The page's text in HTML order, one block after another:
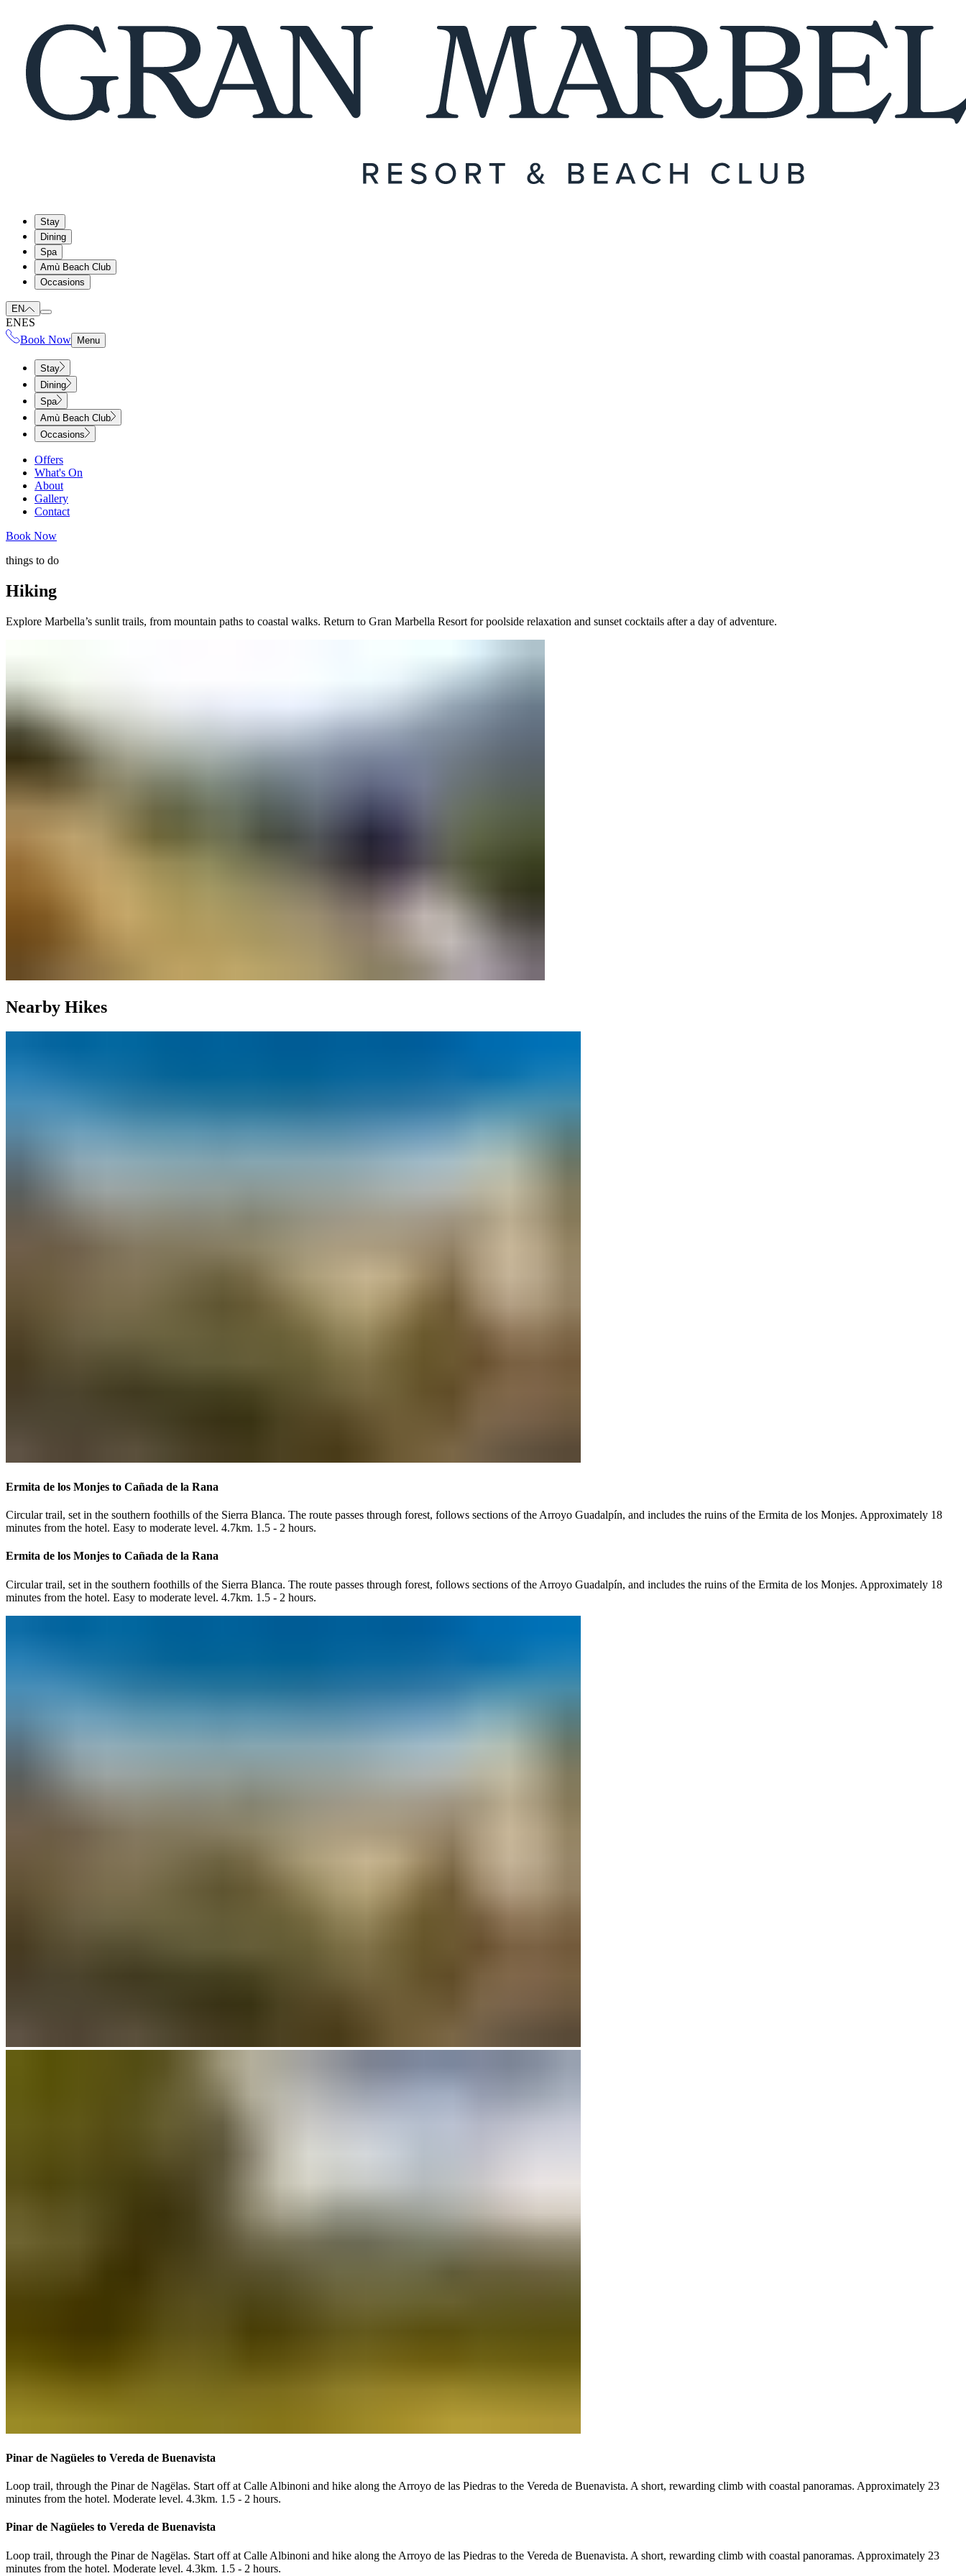
Stay
Dining
Spa
Amù Beach Club
Occasions
EN
ENES
Book Now
Menu
Stay
Dining
Spa
Amù Beach Club
Occasions
Offers
What's On
About
Gallery
Contact
Book Now
things to do​​​​‌ ‍ ​‍​‍‌‍ ‌ ​‍‌‍‍‌‌‍‌ ‌‍‍‌‌‍ ‍​‍​‍​ ‍‍​‍​‍‌ ​ ‌‍​‌‌‍ ‍‌‍‍‌‌ ‌​‌ ‍‌​‍ ‍‌‍‍‌‌‍ ​‍​‍​‍ ​​‍​‍‌‍‍​‌ ​‍‌‍‌‌‌‍‌‍​‍​‍​ ‍‍​‍​‍‌‍‍​‌ ‌​‌ ‌​‌ ​​‌ ​ ​ ‍‍​‍ ​‍ ‌‍ ​​‍ ‌‌‍​‌‌‍ ‍‌‍‌​​‍ ‌‌ ​‍​‍ ‌‌‍‍​‌‍ ‌ ‌​‌‍‌‌‌‍ ​‌ ​ ​‍ ‌‌ ​ ‌ ‌​‌ ‌‌‌‍‌​‌‍‍‌‌‍ ​‍ ‍‌ ‌‍‌‍‌‌‌ ​‍‌‍​ ‌‍‌‌‌‍ ​​‍ ‍‌‍​‌‌ ​​‌ ​​​‍ ‌‍‍‌‌‍ ‍‌ ‌​‌‍‌‌‌‍ ‍‌ ‌​​‍ ‌‍‌‌‌‍‌​‌‍‍‌‌ ‌​​‍ ‌‍ ‌‌‍ ‌‍‌​‌‍‌‌​ ‌‌ ​​‌ ​‍‌‍‌‌‌ ​ ‌‍‌‌‌‍ ‍‌ ‌​‌‍​‌‌ ‌​‌‍‍‌‌‍ ‌‍ ‍​ ‍ ‌‍‍‌‌‍‌​​ ‌​ ​ ​ ‍‌‌‍‌‌​ ‌​​ ‌‍​ ‌‍​ ‍​​ ‌‌​‍ ‌​ ​‌​ ​‍‌‍​‍‌‍​ ​‍ ‌​ ‌​​ ​ ‌‍‌​​ ​‌​‍ ‌‌‍​‍​ ‌‌‌‍​ ‌‍‌‌​‍ ‌​ ​ ​ ‌‍‌‍​ ‌‍‌​‌‍‌‌​ ‌‍‌‍‌​​ ‌ ‌‍​‌​ ​‌​ ​‍​ ​ ​ ‍ ‌ ‌​‌ ‍‌‌ ​​‌‍‌‌​ ‌‌‍‍​‌‍ ‌ ‌​‌‍‌‌‌‍ ​‌‌​ ‌‍‍‌‌ ‌​‌‍‌‌‌‌​​‌‍​‌‌‍‌ ‌‍‌‌​ ‍ ‌ ​​‌‍​‌‌ ‌​‌‍‍​​ ‌‌ ​​‌‍​‌‌‍‌ ‌‍‌‌‌​​‍‌ ‌‌‌‍‍‌‌‍ ​‌‍‌​‌‍‌‌‌ ​‍​‍‌‌​ ‌‌‌​​‍‌‌ ‌‍‍ ‌‍‌‌‌ ‍‌​‍‌‌​ ​ ‌​‌​​‍‌‌​ ​ ‌​‌​​‍‌‌​ ​‍​ ​‍‌‍‌‌‌‍‌‍​ ‍‌​ ‍​‌‍‌‍‌‍‌‍​ ‌ ​ ‌‍​ ‍​‌‍‌‍‌‍​‌‌‍‌‍​‍‌‌​ ​‍​ ​‍​‍‌‌​ ‌‌‌​‌​​‍ ‍‌ ​ ‌ ‌‌‌‍​‍‌‍‍​‌‍‌‌‌‍​‌‌‍‌​‌‍‍‌‌‍ ‍‌‍‌ ​ ‌‍​‍‌‍​‌‌ ​ ‌‍‌‌‌‌‌‌‌ ​‍‌‍ ​​ ‌‌‍‍​‌ ‌​‌ ‌​‌ ​​‌ ​ ​‍‌‌​ ​ ‌​​‌​‍‌‌​ ​‍‌​‌‍​‍‌‌​ ​‍‌​‌‍‌‍ ​​‍ ‌‌‍​‌‌‍ ‍‌‍‌​​‍ ‌‌ ​‍​‍ ‌‌‍‍​‌‍ ‌ ‌​‌‍‌‌‌‍ ​‌ ​ ​‍ ‌‌ ​ ‌ ‌​‌ ‌‌‌‍‌​‌‍‍‌‌‍ ​‍ ‍‌ ‌‍‌‍‌‌‌ ​‍‌‍​ ‌‍‌‌‌‍ ​​‍ ‍‌‍​‌‌ ​​‌ ​​​‍‌‍‌‍‍‌‌‍‌​​ ‌​ ​ ​ ‍‌‌‍‌‌​ ‌​​ ‌‍​ ‌‍​ ‍​​ ‌‌​‍ ‌​ ​‌​ ​‍‌‍​‍‌‍​ ​‍ ‌​ ‌​​ ​ ‌‍‌​​ ​‌​‍ ‌‌‍​‍​ ‌‌‌‍​ ‌‍‌‌​‍ ‌​ ​ ​ ‌‍‌‍​ ‌‍‌​‌‍‌‌​ ‌‍‌‍‌​​ ‌ ‌‍​‌​ ​‌​ ​‍​ ​ ​‍‌‍‌ ‌​‌ ‍‌‌ ​​‌‍‌‌​ ‌‌‍‍​‌‍ ‌ ‌​‌‍‌‌‌‍ ​‌‌​ ‌‍‍‌‌ ‌​‌‍‌‌‌‌​​‌‍​‌‌‍‌ ‌‍‌‌​‍‌‍‌ ​​‌‍​‌‌ ‌​‌‍‍​​ ‌‌ ​​‌‍​‌‌‍‌ ‌‍‌‌‌​​‍‌ ‌‌‌‍‍‌‌‍ ​‌‍‌​‌‍‌‌‌ ​‍​‍‌‌​ ‌‌‌​​‍‌‌ ‌‍‍ ‌‍‌‌‌ ‍‌​‍‌‌​ ​ ‌​‌​​‍‌‌​ ​ ‌​‌​​‍‌‌​ ​‍​ ​‍‌‍‌‌‌‍‌‍​ ‍‌​ ‍​‌‍‌‍‌‍‌‍​ ‌ ​ ‌‍​ ‍​‌‍‌‍‌‍​‌‌‍‌‍​‍‌‌​ ​‍​ ​‍​‍‌‌​ ‌‌‌​‌​​‍ ‍‌ ​ ‌ ‌‌‌‍​‍‌‍‍​‌‍‌‌‌‍​‌‌‍‌​‌‍‍‌‌‍ ‍‌‍‌ ​‍‌‍‌ ​​‌‍‌‌‌ ​‍‌ ​ ‌ ​​‌‍‌‌‌‍​ ‌ ‌​‌‍‍‌‌ ‌‍‌‍‌‌​ ‌‌ ​​‌ ‌‌‌‍​‍‌‍ ​‌‍‍‌‌ ​ ‌‍‍​‌‍‌‌‌‍‌​​‍​‍‌ ‌
Hiking​​​​‌ ‍ ​‍​‍‌‍ ‌ ​‍‌‍‍‌‌‍‌ ‌‍‍‌‌‍ ‍​‍​‍​ ‍‍​‍​‍‌ ​ ‌‍​‌‌‍ ‍‌‍‍‌‌ ‌​‌ ‍‌​‍ ‍‌‍‍‌‌‍ ​‍​‍​‍ ​​‍​‍‌‍‍​‌ ​‍‌‍‌‌‌‍‌‍​‍​‍​ ‍‍​‍​‍‌‍‍​‌ ‌​‌ ‌​‌ ​​‌ ​ ​ ‍‍​‍ ​‍ ‌‍ ​​‍ ‌‌‍​‌‌‍ ‍‌‍‌​​‍ ‌‌ ​‍​‍ ‌‌‍‍​‌‍ ‌ ‌​‌‍‌‌‌‍ ​‌ ​ ​‍ ‌‌ ​ ‌ ‌​‌ ‌‌‌‍‌​‌‍‍‌‌‍ ​‍ ‍‌ ‌‍‌‍‌‌‌ ​‍‌‍​ ‌‍‌‌‌‍ ​​‍ ‍‌‍​‌‌ ​​‌ ​​​‍ ‌‍‍‌‌‍ ‍‌ ‌​‌‍‌‌‌‍ ‍‌ ‌​​‍ ‌‍‌‌‌‍‌​‌‍‍‌‌ ‌​​‍ ‌‍ ‌‌‍ ‌‍‌​‌‍‌‌​ ‌‌ ​​‌ ​‍‌‍‌‌‌ ​ ‌‍‌‌‌‍ ‍‌ ‌​‌‍​‌‌ ‌​‌‍‍‌‌‍ ‌‍ ‍​ ‍ ‌‍‍‌‌‍‌​​ ‌​ ​ ​ ‍‌‌‍‌‌​ ‌​​ ‌‍​ ‌‍​ ‍​​ ‌‌​‍ ‌​ ​‌​ ​‍‌‍​‍‌‍​ ​‍ ‌​ ‌​​ ​ ‌‍‌​​ ​‌​‍ ‌‌‍​‍​ ‌‌‌‍​ ‌‍‌‌​‍ ‌​ ​ ​ ‌‍‌‍​ ‌‍‌​‌‍‌‌​ ‌‍‌‍‌​​ ‌ ‌‍​‌​ ​‌​ ​‍​ ​ ​ ‍ ‌ ‌​‌ ‍‌‌ ​​‌‍‌‌​ ‌‌‍‍​‌‍ ‌ ‌​‌‍‌‌‌‍ ​‌‌​ ‌‍‍‌‌ ‌​‌‍‌‌‌‌​​‌‍​‌‌‍‌ ‌‍‌‌​ ‍ ‌ ​​‌‍​‌‌ ‌​‌‍‍​​ ‌‌ ​​‌‍​‌‌‍‌ ‌‍‌‌‌​​‍‌ ‌‌‌‍‍‌‌‍ ​‌‍‌​‌‍‌‌‌ ​‍​‍‌‌​ ‌‌‌​​‍‌‌ ‌‍‍ ‌‍‌‌‌ ‍‌​‍‌‌​ ​ ‌​‌​​‍‌‌​ ​ ‌​‌​​‍‌‌​ ​‍​ ​‍‌‍‌‌‌‍‌‍​ ‍‌​ ‍​‌‍‌‍‌‍‌‍​ ‌ ​ ‌‍​ ‍​‌‍‌‍‌‍​‌‌‍‌‍​‍‌‌​ ​‍​ ​‍​‍‌‌​ ‌‌‌​‌​​‍ ‍‌‍‍​‌‍‌‌‌‍​‌‌‍‌​‌‍‍‌‌‍ ‍‌‍‌ ​ ‌‍​‍‌‍​‌‌ ​ ‌‍‌‌‌‌‌‌‌ ​‍‌‍ ​​ ‌‌‍‍​‌ ‌​‌ ‌​‌ ​​‌ ​ ​‍‌‌​ ​ ‌​​‌​‍‌‌​ ​‍‌​‌‍​‍‌‌​ ​‍‌​‌‍‌‍ ​​‍ ‌‌‍​‌‌‍ ‍‌‍‌​​‍ ‌‌ ​‍​‍ ‌‌‍‍​‌‍ ‌ ‌​‌‍‌‌‌‍ ​‌ ​ ​‍ ‌‌ ​ ‌ ‌​‌ ‌‌‌‍‌​‌‍‍‌‌‍ ​‍ ‍‌ ‌‍‌‍‌‌‌ ​‍‌‍​ ‌‍‌‌‌‍ ​​‍ ‍‌‍​‌‌ ​​‌ ​​​‍‌‍‌‍‍‌‌‍‌​​ ‌​ ​ ​ ‍‌‌‍‌‌​ ‌​​ ‌‍​ ‌‍​ ‍​​ ‌‌​‍ ‌​ ​‌​ ​‍‌‍​‍‌‍​ ​‍ ‌​ ‌​​ ​ ‌‍‌​​ ​‌​‍ ‌‌‍​‍​ ‌‌‌‍​ ‌‍‌‌​‍ ‌​ ​ ​ ‌‍‌‍​ ‌‍‌​‌‍‌‌​ ‌‍‌‍‌​​ ‌ ‌‍​‌​ ​‌​ ​‍​ ​ ​‍‌‍‌ ‌​‌ ‍‌‌ ​​‌‍‌‌​ ‌‌‍‍​‌‍ ‌ ‌​‌‍‌‌‌‍ ​‌‌​ ‌‍‍‌‌ ‌​‌‍‌‌‌‌​​‌‍​‌‌‍‌ ‌‍‌‌​‍‌‍‌ ​​‌‍​‌‌ ‌​‌‍‍​​ ‌‌ ​​‌‍​‌‌‍‌ ‌‍‌‌‌​​‍‌ ‌‌‌‍‍‌‌‍ ​‌‍‌​‌‍‌‌‌ ​‍​‍‌‌​ ‌‌‌​​‍‌‌ ‌‍‍ ‌‍‌‌‌ ‍‌​‍‌‌​ ​ ‌​‌​​‍‌‌​ ​ ‌​‌​​‍‌‌​ ​‍​ ​‍‌‍‌‌‌‍‌‍​ ‍‌​ ‍​‌‍‌‍‌‍‌‍​ ‌ ​ ‌‍​ ‍​‌‍‌‍‌‍​‌‌‍‌‍​‍‌‌​ ​‍​ ​‍​‍‌‌​ ‌‌‌​‌​​‍ ‍‌‍‍​‌‍‌‌‌‍​‌‌‍‌​‌‍‍‌‌‍ ‍‌‍‌ ​‍‌‍‌ ​​‌‍‌‌‌ ​‍‌ ​ ‌ ​​‌‍‌‌‌‍​ ‌ ‌​‌‍‍‌‌ ‌‍‌‍‌‌​ ‌‌ ​​‌ ‌‌‌‍​‍‌‍ ​‌‍‍‌‌ ​ ‌‍‍​‌‍‌‌‌‍‌​​‍​‍‌ ‌
Explore Marbella’s sunlit trails, from mountain paths to coastal walks. Return to Gran Marbella Resort for poolside relaxation and sunset cocktails after a day of adventure.​​​​‌ ‍ ​‍​‍‌‍ ‌ ​‍‌‍‍‌‌‍‌ ‌‍‍‌‌‍ ‍​‍​‍​ ‍‍​‍​‍‌ ​ ‌‍​‌‌‍ ‍‌‍‍‌‌ ‌​‌ ‍‌​‍ ‍‌‍‍‌‌‍ ​‍​‍​‍ ​​‍​‍‌‍‍​‌ ​‍‌‍‌‌‌‍‌‍​‍​‍​ ‍‍​‍​‍‌‍‍​‌ ‌​‌ ‌​‌ ​​‌ ​ ​ ‍‍​‍ ​‍ ‌‍ ​​‍ ‌‌‍​‌‌‍ ‍‌‍‌​​‍ ‌‌ ​‍​‍ ‌‌‍‍​‌‍ ‌ ‌​‌‍‌‌‌‍ ​‌ ​ ​‍ ‌‌ ​ ‌ ‌​‌ ‌‌‌‍‌​‌‍‍‌‌‍ ​‍ ‍‌ ‌‍‌‍‌‌‌ ​‍‌‍​ ‌‍‌‌‌‍ ​​‍ ‍‌‍​‌‌ ​​‌ ​​​‍ ‌‍‍‌‌‍ ‍‌ ‌​‌‍‌‌‌‍ ‍‌ ‌​​‍ ‌‍‌‌‌‍‌​‌‍‍‌‌ ‌​​‍ ‌‍ ‌‌‍ ‌‍‌​‌‍‌‌​ ‌‌ ​​‌ ​‍‌‍‌‌‌ ​ ‌‍‌‌‌‍ ‍‌ ‌​‌‍​‌‌ ‌​‌‍‍‌‌‍ ‌‍ ‍​ ‍ ‌‍‍‌‌‍‌​​ ‌​ ​ ​ ‍‌‌‍‌‌​ ‌​​ ‌‍​ ‌‍​ ‍​​ ‌‌​‍ ‌​ ​‌​ ​‍‌‍​‍‌‍​ ​‍ ‌​ ‌​​ ​ ‌‍‌​​ ​‌​‍ ‌‌‍​‍​ ‌‌‌‍​ ‌‍‌‌​‍ ‌​ ​ ​ ‌‍‌‍​ ‌‍‌​‌‍‌‌​ ‌‍‌‍‌​​ ‌ ‌‍​‌​ ​‌​ ​‍​ ​ ​ ‍ ‌ ‌​‌ ‍‌‌ ​​‌‍‌‌​ ‌‌‍‍​‌‍ ‌ ‌​‌‍‌‌‌‍ ​‌‌​ ‌‍‍‌‌ ‌​‌‍‌‌‌‌​​‌‍​‌‌‍‌ ‌‍‌‌​ ‍ ‌ ​​‌‍​‌‌ ‌​‌‍‍​​ ‌‌ ​​‌‍​‌‌‍‌ ‌‍‌‌‌​​‍‌ ‌‌‌‍‍‌‌‍ ​‌‍‌​‌‍‌‌‌ ​‍​‍‌‌​ ‌‌‌​​‍‌‌ ‌‍‍ ‌‍‌‌‌ ‍‌​‍‌‌​ ​ ‌​‌​​‍‌‌​ ​ ‌​‌​​‍‌‌​ ​‍​ ​‍‌‍‌‌‌‍‌‍​ ‍‌​ ‍​‌‍‌‍‌‍‌‍​ ‌ ​ ‌‍​ ‍​‌‍‌‍‌‍​‌‌‍‌‍​‍‌‌​ ​‍​ ​‍​‍‌‌​ ‌‌‌​‌​​‍ ‍‌‍​‍‌‍ ‌‍‌​‌ ‍‌​ ‌‍​‍‌‍​‌‌ ​ ‌‍‌‌‌‌‌‌‌ ​‍‌‍ ​​ ‌‌‍‍​‌ ‌​‌ ‌​‌ ​​‌ ​ ​‍‌‌​ ​ ‌​​‌​‍‌‌​ ​‍‌​‌‍​‍‌‌​ ​‍‌​‌‍‌‍ ​​‍ ‌‌‍​‌‌‍ ‍‌‍‌​​‍ ‌‌ ​‍​‍ ‌‌‍‍​‌‍ ‌ ‌​‌‍‌‌‌‍ ​‌ ​ ​‍ ‌‌ ​ ‌ ‌​‌ ‌‌‌‍‌​‌‍‍‌‌‍ ​‍ ‍‌ ‌‍‌‍‌‌‌ ​‍‌‍​ ‌‍‌‌‌‍ ​​‍ ‍‌‍​‌‌ ​​‌ ​​​‍‌‍‌‍‍‌‌‍‌​​ ‌​ ​ ​ ‍‌‌‍‌‌​ ‌​​ ‌‍​ ‌‍​ ‍​​ ‌‌​‍ ‌​ ​‌​ ​‍‌‍​‍‌‍​ ​‍ ‌​ ‌​​ ​ ‌‍‌​​ ​‌​‍ ‌‌‍​‍​ ‌‌‌‍​ ‌‍‌‌​‍ ‌​ ​ ​ ‌‍‌‍​ ‌‍‌​‌‍‌‌​ ‌‍‌‍‌​​ ‌ ‌‍​‌​ ​‌​ ​‍​ ​ ​‍‌‍‌ ‌​‌ ‍‌‌ ​​‌‍‌‌​ ‌‌‍‍​‌‍ ‌ ‌​‌‍‌‌‌‍ ​‌‌​ ‌‍‍‌‌ ‌​‌‍‌‌‌‌​​‌‍​‌‌‍‌ ‌‍‌‌​‍‌‍‌ ​​‌‍​‌‌ ‌​‌‍‍​​ ‌‌ ​​‌‍​‌‌‍‌ ‌‍‌‌‌​​‍‌ ‌‌‌‍‍‌‌‍ ​‌‍‌​‌‍‌‌‌ ​‍​‍‌‌​ ‌‌‌​​‍‌‌ ‌‍‍ ‌‍‌‌‌ ‍‌​‍‌‌​ ​ ‌​‌​​‍‌‌​ ​ ‌​‌​​‍‌‌​ ​‍​ ​‍‌‍‌‌‌‍‌‍​ ‍‌​ ‍​‌‍‌‍‌‍‌‍​ ‌ ​ ‌‍​ ‍​‌‍‌‍‌‍​‌‌‍‌‍​‍‌‌​ ​‍​ ​‍​‍‌‌​ ‌‌‌​‌​​‍ ‍‌‍​‍‌‍ ‌‍‌​‌ ‍‌​‍‌‍‌ ​​‌‍‌‌‌ ​‍‌ ​ ‌ ​​‌‍‌‌‌‍​ ‌ ‌​‌‍‍‌‌ ‌‍‌‍‌‌​ ‌‌ ​​‌ ‌‌‌‍​‍‌‍ ​‌‍‍‌‌ ​ ‌‍‍​‌‍‌‌‌‍‌​​‍​‍‌ ‌
Nearby Hikes​​​​‌ ‍ ​‍​‍‌‍ ‌ ​‍‌‍‍‌‌‍‌ ‌‍‍‌‌‍ ‍​‍​‍​ ‍‍​‍​‍‌ ​ ‌‍​‌‌‍ ‍‌‍‍‌‌ ‌​‌ ‍‌​‍ ‍‌‍‍‌‌‍ ​‍​‍​‍ ​​‍​‍‌‍‍​‌ ​‍‌‍‌‌‌‍‌‍​‍​‍​ ‍‍​‍​‍‌‍‍​‌ ‌​‌ ‌​‌ ​​‌ ​ ​ ‍‍​‍ ​‍ ‌‍ ​​‍ ‌‌‍​‌‌‍ ‍‌‍‌​​‍ ‌‌ ​‍​‍ ‌‌‍‍​‌‍ ‌ ‌​‌‍‌‌‌‍ ​‌ ​ ​‍ ‌‌ ​ ‌ ‌​‌ ‌‌‌‍‌​‌‍‍‌‌‍ ​‍ ‍‌ ‌‍‌‍‌‌‌ ​‍‌‍​ ‌‍‌‌‌‍ ​​‍ ‍‌‍​‌‌ ​​‌ ​​​‍ ‌‍‍‌‌‍ ‍‌ ‌​‌‍‌‌‌‍ ‍‌ ‌​​‍ ‌‍‌‌‌‍‌​‌‍‍‌‌ ‌​​‍ ‌‍ ‌‌‍ ‌‍‌​‌‍‌‌​ ‌‌ ​​‌ ​‍‌‍‌‌‌ ​ ‌‍‌‌‌‍ ‍‌ ‌​‌‍​‌‌ ‌​‌‍‍‌‌‍ ‌‍ ‍​ ‍ ‌‍‍‌‌‍‌​​ ‌​ ​ ​ ‍‌‌‍‌‌​ ‌​​ ‌‍​ ‌‍​ ‍​​ ‌‌​‍ ‌​ ​‌​ ​‍‌‍​‍‌‍​ ​‍ ‌​ ‌​​ ​ ‌‍‌​​ ​‌​‍ ‌‌‍​‍​ ‌‌‌‍​ ‌‍‌‌​‍ ‌​ ​ ​ ‌‍‌‍​ ‌‍‌​‌‍‌‌​ ‌‍‌‍‌​​ ‌ ‌‍​‌​ ​‌​ ​‍​ ​ ​ ‍ ‌ ‌​‌ ‍‌‌ ​​‌‍‌‌​ ‌‌‍‍​‌‍ ‌ ‌​‌‍‌‌‌‍ ​‌‌​ ‌‍‍‌‌ ‌​‌‍‌‌‌‌​​‌‍​‌‌‍‌ ‌‍‌‌​ ‍ ‌ ​​‌‍​‌‌ ‌​‌‍‍​​ ‌‌ ​​‌‍​‌‌‍‌ ‌‍‌‌‌​​‍‌ ‌‌‌‍‍‌‌‍ ​‌‍‌​‌‍‌‌‌ ​‍​‍‌‌​ ‌‌‌​​‍‌‌ ‌‍‍ ‌‍‌‌‌ ‍‌​‍‌‌​ ​ ‌​‌​​‍‌‌​ ​ ‌​‌​​‍‌‌​ ​‍​ ​‍‌‍‌‌​ ​‍​ ‌‌​ ​‌​ ‌‌​ ‌ ‌‍‌‌​ ​ ‌‍‌‍​ ​ ​ ‌‌​ ‌‍​‍‌‌​ ​‍​ ​‍​‍‌‌​ ‌‌‌​‌​​‍ ‍‌‍‍​‌‍‌‌‌‍​‌‌‍‌​‌‍‍‌‌‍ ‍‌‍‌ ​ ‌‍​‍‌‍​‌‌ ​ ‌‍‌‌‌‌‌‌‌ ​‍‌‍ ​​ ‌‌‍‍​‌ ‌​‌ ‌​‌ ​​‌ ​ ​‍‌‌​ ​ ‌​​‌​‍‌‌​ ​‍‌​‌‍​‍‌‌​ ​‍‌​‌‍‌‍ ​​‍ ‌‌‍​‌‌‍ ‍‌‍‌​​‍ ‌‌ ​‍​‍ ‌‌‍‍​‌‍ ‌ ‌​‌‍‌‌‌‍ ​‌ ​ ​‍ ‌‌ ​ ‌ ‌​‌ ‌‌‌‍‌​‌‍‍‌‌‍ ​‍ ‍‌ ‌‍‌‍‌‌‌ ​‍‌‍​ ‌‍‌‌‌‍ ​​‍ ‍‌‍​‌‌ ​​‌ ​​​‍‌‍‌‍‍‌‌‍‌​​ ‌​ ​ ​ ‍‌‌‍‌‌​ ‌​​ ‌‍​ ‌‍​ ‍​​ ‌‌​‍ ‌​ ​‌​ ​‍‌‍​‍‌‍​ ​‍ ‌​ ‌​​ ​ ‌‍‌​​ ​‌​‍ ‌‌‍​‍​ ‌‌‌‍​ ‌‍‌‌​‍ ‌​ ​ ​ ‌‍‌‍​ ‌‍‌​‌‍‌‌​ ‌‍‌‍‌​​ ‌ ‌‍​‌​ ​‌​ ​‍​ ​ ​‍‌‍‌ ‌​‌ ‍‌‌ ​​‌‍‌‌​ ‌‌‍‍​‌‍ ‌ ‌​‌‍‌‌‌‍ ​‌‌​ ‌‍‍‌‌ ‌​‌‍‌‌‌‌​​‌‍​‌‌‍‌ ‌‍‌‌​‍‌‍‌ ​​‌‍​‌‌ ‌​‌‍‍​​ ‌‌ ​​‌‍​‌‌‍‌ ‌‍‌‌‌​​‍‌ ‌‌‌‍‍‌‌‍ ​‌‍‌​‌‍‌‌‌ ​‍​‍‌‌​ ‌‌‌​​‍‌‌ ‌‍‍ ‌‍‌‌‌ ‍‌​‍‌‌​ ​ ‌​‌​​‍‌‌​ ​ ‌​‌​​‍‌‌​ ​‍​ ​‍‌‍‌‌​ ​‍​ ‌‌​ ​‌​ ‌‌​ ‌ ‌‍‌‌​ ​ ‌‍‌‍​ ​ ​ ‌‌​ ‌‍​‍‌‌​ ​‍​ ​‍​‍‌‌​ ‌‌‌​‌​​‍ ‍‌‍‍​‌‍‌‌‌‍​‌‌‍‌​‌‍‍‌‌‍ ‍‌‍‌ ​‍‌‍‌ ​​‌‍‌‌‌ ​‍‌ ​ ‌ ​​‌‍‌‌‌‍​ ‌ ‌​‌‍‍‌‌ ‌‍‌‍‌‌​ ‌‌ ​​‌ ‌‌‌‍​‍‌‍ ​‌‍‍‌‌ ​ ‌‍‍​‌‍‌‌‌‍‌​​‍​‍‌ ‌
Ermita de los Monjes to Cañada de la Rana​​​​‌ ‍ ​‍​‍‌‍ ‌ ​‍‌‍‍‌‌‍‌ ‌‍‍‌‌‍ ‍​‍​‍​ ‍‍​‍​‍‌ ​ ‌‍​‌‌‍ ‍‌‍‍‌‌ ‌​‌ ‍‌​‍ ‍‌‍‍‌‌‍ ​‍​‍​‍ ​​‍​‍‌‍‍​‌ ​‍‌‍‌‌‌‍‌‍​‍​‍​ ‍‍​‍​‍‌‍‍​‌ ‌​‌ ‌​‌ ​​‌ ​ ​ ‍‍​‍ ​‍ ‌‍ ​​‍ ‌‌‍​‌‌‍ ‍‌‍‌​​‍ ‌‌ ​‍​‍ ‌‌‍‍​‌‍ ‌ ‌​‌‍‌‌‌‍ ​‌ ​ ​‍ ‌‌ ​ ‌ ‌​‌ ‌‌‌‍‌​‌‍‍‌‌‍ ​‍ ‍‌ ‌‍‌‍‌‌‌ ​‍‌‍​ ‌‍‌‌‌‍ ​​‍ ‍‌‍​‌‌ ​​‌ ​​​‍ ‌‍‍‌‌‍ ‍‌ ‌​‌‍‌‌‌‍ ‍‌ ‌​​‍ ‌‍‌‌‌‍‌​‌‍‍‌‌ ‌​​‍ ‌‍ ‌‌‍ ‌‍‌​‌‍‌‌​ ‌‌ ​​‌ ​‍‌‍‌‌‌ ​ ‌‍‌‌‌‍ ‍‌ ‌​‌‍​‌‌ ‌​‌‍‍‌‌‍ ‌‍ ‍​ ‍ ‌‍‍‌‌‍‌​​ ‌​ ​ ​ ‍‌‌‍‌‌​ ‌​​ ‌‍​ ‌‍​ ‍​​ ‌‌​‍ ‌​ ​‌​ ​‍‌‍​‍‌‍​ ​‍ ‌​ ‌​​ ​ ‌‍‌​​ ​‌​‍ ‌‌‍​‍​ ‌‌‌‍​ ‌‍‌‌​‍ ‌​ ​ ​ ‌‍‌‍​ ‌‍‌​‌‍‌‌​ ‌‍‌‍‌​​ ‌ ‌‍​‌​ ​‌​ ​‍​ ​ ​ ‍ ‌ ‌​‌ ‍‌‌ ​​‌‍‌‌​ ‌‌‍‍​‌‍ ‌ ‌​‌‍‌‌‌‍ ​‌‌​ ‌‍‍‌‌ ‌​‌‍‌‌‌‌​​‌‍​‌‌‍‌ ‌‍‌‌​ ‍ ‌ ​​‌‍​‌‌ ‌​‌‍‍​​ ‌‌ ​​‌‍​‌‌‍‌ ‌‍‌‌‌​​‍‌ ‌‌‌‍‍‌‌‍ ​‌‍‌​‌‍‌‌‌ ​‍​‍‌‌​ ‌‌‌​​‍‌‌ ‌‍‍ ‌‍‌‌‌ ‍‌​‍‌‌​ ​ ‌​‌​​‍‌‌​ ​ ‌​‌​​‍‌‌​ ​‍​ ​‍‌‍‌‌​ ​‍​ ‌‌​ ​‌​ ‌‌​ ‌ ‌‍‌‌​ ​ ‌‍‌‍​ ​ ​ ‌‌​ ‌‍​‍‌‌​ ​‍​ ​‍​‍‌‌​ ‌‌‌​‌​​‍ ‍‌ ​ ‌‍‌‌‌‍​ ‌ ‌​‌‍‍‌‌‍ ‌‍ ‍‌ ​ ​‍‌‌​ ‌‌‌​​‍‌‌ ‌‍‍ ‌‍‌‌‌ ‍‌​‍‌‌​ ​ ‌​‌​​‍‌‌​ ​ ‌​‌​​‍‌‌​ ​‍​ ​‍​ ​‍‌‍​‍​ ‌​​ ‌​‌‍​ ​ ‌ ​ ‌ ​ ‌​​ ‍​‌‍‌‌‌‍​‌​ ​​​‍‌‌​ ​‍​ ​‍​‍‌‌​ ‌‌‌​‌​​‍ ‍‌ ​ ‌‍‌‌‌‍​ ‌ ‌​‌‍‍‌‌‍ ‌‍ ‍‌​​ ‌‍ ‌‍ ‍‌ ‌​‌‍‌‌‌‍ ‍‌ ‌​​‍‌‌​ ‌‌‌​​‍‌‌ ‌‍‍ ‌‍‌‌‌ ‍‌​‍‌‌​ ​ ‌​‌​​‍‌‌​ ​ ‌​‌​​‍‌‌​ ​‍​ ​‍‌‍‌​‌‍​‍​ ​ ​ ​‍‌‍‌‍​ ‍​‌‍​ ​ ​‌‌‍​‌​ ‌​‌‍​‌​ ‍‌​‍‌‌​ ​‍​ ​‍​‍‌‌​ ‌‌‌​‌​​‍ ‍‌ ‌​‌‍‍‌‌ ‌​‌‍ ​‌‍‌‌​ ‌‍​‍‌‍​‌‌ ​ ‌‍‌‌‌‌‌‌‌ ​‍‌‍ ​​ ‌‌‍‍​‌ ‌​‌ ‌​‌ ​​‌ ​ ​‍‌‌​ ​ ‌​​‌​‍‌‌​ ​‍‌​‌‍​‍‌‌​ ​‍‌​‌‍‌‍ ​​‍ ‌‌‍​‌‌‍ ‍‌‍‌​​‍ ‌‌ ​‍​‍ ‌‌‍‍​‌‍ ‌ ‌​‌‍‌‌‌‍ ​‌ ​ ​‍ ‌‌ ​ ‌ ‌​‌ ‌‌‌‍‌​‌‍‍‌‌‍ ​‍ ‍‌ ‌‍‌‍‌‌‌ ​‍‌‍​ ‌‍‌‌‌‍ ​​‍ ‍‌‍​‌‌ ​​‌ ​​​‍‌‍‌‍‍‌‌‍‌​​ ‌​ ​ ​ ‍‌‌‍‌‌​ ‌​​ ‌‍​ ‌‍​ ‍​​ ‌‌​‍ ‌​ ​‌​ ​‍‌‍​‍‌‍​ ​‍ ‌​ ‌​​ ​ ‌‍‌​​ ​‌​‍ ‌‌‍​‍​ ‌‌‌‍​ ‌‍‌‌​‍ ‌​ ​ ​ ‌‍‌‍​ ‌‍‌​‌‍‌‌​ ‌‍‌‍‌​​ ‌ ‌‍​‌​ ​‌​ ​‍​ ​ ​‍‌‍‌ ‌​‌ ‍‌‌ ​​‌‍‌‌​ ‌‌‍‍​‌‍ ‌ ‌​‌‍‌‌‌‍ ​‌‌​ ‌‍‍‌‌ ‌​‌‍‌‌‌‌​​‌‍​‌‌‍‌ ‌‍‌‌​‍‌‍‌ ​​‌‍​‌‌ ‌​‌‍‍​​ ‌‌ ​​‌‍​‌‌‍‌ ‌‍‌‌‌​​‍‌ ‌‌‌‍‍‌‌‍ ​‌‍‌​‌‍‌‌‌ ​‍​‍‌‌​ ‌‌‌​​‍‌‌ ‌‍‍ ‌‍‌‌‌ ‍‌​‍‌‌​ ​ ‌​‌​​‍‌‌​ ​ ‌​‌​​‍‌‌​ ​‍​ ​‍‌‍‌‌​ ​‍​ ‌‌​ ​‌​ ‌‌​ ‌ ‌‍‌‌​ ​ ‌‍‌‍​ ​ ​ ‌‌​ ‌‍​‍‌‌​ ​‍​ ​‍​‍‌‌​ ‌‌‌​‌​​‍ ‍‌ ​ ‌‍‌‌‌‍​ ‌ ‌​‌‍‍‌‌‍ ‌‍ ‍‌ ​ ​‍‌‌​ ‌‌‌​​‍‌‌ ‌‍‍ ‌‍‌‌‌ ‍‌​‍‌‌​ ​ ‌​‌​​‍‌‌​ ​ ‌​‌​​‍‌‌​ ​‍​ ​‍​ ​‍‌‍​‍​ ‌​​ ‌​‌‍​ ​ ‌ ​ ‌ ​ ‌​​ ‍​‌‍‌‌‌‍​‌​ ​​​‍‌‌​ ​‍​ ​‍​‍‌‌​ ‌‌‌​‌​​‍ ‍‌ ​ ‌‍‌‌‌‍​ ‌ ‌​‌‍‍‌‌‍ ‌‍ ‍‌​​ ‌‍ ‌‍ ‍‌ ‌​‌‍‌‌‌‍ ‍‌ ‌​​‍‌‌​ ‌‌‌​​‍‌‌ ‌‍‍ ‌‍‌‌‌ ‍‌​‍‌‌​ ​ ‌​‌​​‍‌‌​ ​ ‌​‌​​‍‌‌​ ​‍​ ​‍‌‍‌​‌‍​‍​ ​ ​ ​‍‌‍‌‍​ ‍​‌‍​ ​ ​‌‌‍​‌​ ‌​‌‍​‌​ ‍‌​‍‌‌​ ​‍​ ​‍​‍‌‌​ ‌‌‌​‌​​‍ ‍‌ ‌​‌‍‍‌‌ ‌​‌‍ ​‌‍‌‌​‍‌‍‌ ​​‌‍‌‌‌ ​‍‌ ​ ‌ ​​‌‍‌‌‌‍​ ‌ ‌​‌‍‍‌‌ ‌‍‌‍‌‌​ ‌‌ ​​‌ ‌‌‌‍​‍‌‍ ​‌‍‍‌‌ ​ ‌‍‍​‌‍‌‌‌‍‌​​‍​‍‌ ‌
Circular trail, set in the southern foothills of the Sierra Blanca. The route passes through forest, follows sections of the Arroyo Guadalpín, and includes the ruins of the Ermita de los Monjes. Approximately 18
minutes from the hotel. Easy to moderate level. 4.7km. 1.5 - 2 hours.​​​​‌ ‍ ​‍​‍‌‍ ‌ ​‍‌‍‍‌‌‍‌ ‌‍‍‌‌‍ ‍​‍​‍​ ‍‍​‍​‍‌ ​ ‌‍​‌‌‍ ‍‌‍‍‌‌ ‌​‌ ‍‌​‍ ‍‌‍‍‌‌‍ ​‍​‍​‍ ​​‍​‍‌‍‍​‌ ​‍‌‍‌‌‌‍‌‍​‍​‍​ ‍‍​‍​‍‌‍‍​‌ ‌​‌ ‌​‌ ​​‌ ​ ​ ‍‍​‍ ​‍ ‌‍ ​​‍ ‌‌‍​‌‌‍ ‍‌‍‌​​‍ ‌‌ ​‍​‍ ‌‌‍‍​‌‍ ‌ ‌​‌‍‌‌‌‍ ​‌ ​ ​‍ ‌‌ ​ ‌ ‌​‌ ‌‌‌‍‌​‌‍‍‌‌‍ ​‍ ‍‌ ‌‍‌‍‌‌‌ ​‍‌‍​ ‌‍‌‌‌‍ ​​‍ ‍‌‍​‌‌ ​​‌ ​​​‍ ‌‍‍‌‌‍ ‍‌ ‌​‌‍‌‌‌‍ ‍‌ ‌​​‍ ‌‍‌‌‌‍‌​‌‍‍‌‌ ‌​​‍ ‌‍ ‌‌‍ ‌‍‌​‌‍‌‌​ ‌‌ ​​‌ ​‍‌‍‌‌‌ ​ ‌‍‌‌‌‍ ‍‌ ‌​‌‍​‌‌ ‌​‌‍‍‌‌‍ ‌‍ ‍​ ‍ ‌‍‍‌‌‍‌​​ ‌​ ​ ​ ‍‌‌‍‌‌​ ‌​​ ‌‍​ ‌‍​ ‍​​ ‌‌​‍ ‌​ ​‌​ ​‍‌‍​‍‌‍​ ​‍ ‌​ ‌​​ ​ ‌‍‌​​ ​‌​‍ ‌‌‍​‍​ ‌‌‌‍​ ‌‍‌‌​‍ ‌​ ​ ​ ‌‍‌‍​ ‌‍‌​‌‍‌‌​ ‌‍‌‍‌​​ ‌ ‌‍​‌​ ​‌​ ​‍​ ​ ​ ‍ ‌ ‌​‌ ‍‌‌ ​​‌‍‌‌​ ‌‌‍‍​‌‍ ‌ ‌​‌‍‌‌‌‍ ​‌‌​ ‌‍‍‌‌ ‌​‌‍‌‌‌‌​​‌‍​‌‌‍‌ ‌‍‌‌​ ‍ ‌ ​​‌‍​‌‌ ‌​‌‍‍​​ ‌‌ ​​‌‍​‌‌‍‌ ‌‍‌‌‌​​‍‌ ‌‌‌‍‍‌‌‍ ​‌‍‌​‌‍‌‌‌ ​‍​‍‌‌​ ‌‌‌​​‍‌‌ ‌‍‍ ‌‍‌‌‌ ‍‌​‍‌‌​ ​ ‌​‌​​‍‌‌​ ​ ‌​‌​​‍‌‌​ ​‍​ ​‍‌‍‌‌​ ​‍​ ‌‌​ ​‌​ ‌‌​ ‌ ‌‍‌‌​ ​ ‌‍‌‍​ ​ ​ ‌‌​ ‌‍​‍‌‌​ ​‍​ ​‍​‍‌‌​ ‌‌‌​‌​​‍ ‍‌ ​ ‌‍‌‌‌‍​ ‌ ‌​‌‍‍‌‌‍ ‌‍ ‍‌ ​ ​‍‌‌​ ‌‌‌​​‍‌‌ ‌‍‍ ‌‍‌‌‌ ‍‌​‍‌‌​ ​ ‌​‌​​‍‌‌​ ​ ‌​‌​​‍‌‌​ ​‍​ ​‍​ ​‍‌‍​‍​ ‌​​ ‌​‌‍​ ​ ‌ ​ ‌ ​ ‌​​ ‍​‌‍‌‌‌‍​‌​ ​​​‍‌‌​ ​‍​ ​‍​‍‌‌​ ‌‌‌​‌​​‍ ‍‌ ​ ‌‍‌‌‌‍​ ‌ ‌​‌‍‍‌‌‍ ‌‍ ‍‌​​ ‌‍ ‌‍ ‍‌ ‌​‌‍‌‌‌‍ ‍‌ ‌​​‍‌‌​ ‌‌‌​​‍‌‌ ‌‍‍ ‌‍‌‌‌ ‍‌​‍‌‌​ ​ ‌​‌​​‍‌‌​ ​ ‌​‌​​‍‌‌​ ​‍​ ​‍‌‍‌​‌‍​‍​ ​ ​ ​‍‌‍‌‍​ ‍​‌‍​ ​ ​‌‌‍​‌​ ‌​‌‍​‌​ ‍‌​‍‌‌​ ​‍​ ​‍​‍‌‌​ ‌‌‌​‌​​‍ ‍‌‍​‍‌‍ ‌‍‌​‌ ‍‌​ ‌‍​‍‌‍​‌‌ ​ ‌‍‌‌‌‌‌‌‌ ​‍‌‍ ​​ ‌‌‍‍​‌ ‌​‌ ‌​‌ ​​‌ ​ ​‍‌‌​ ​ ‌​​‌​‍‌‌​ ​‍‌​‌‍​‍‌‌​ ​‍‌​‌‍‌‍ ​​‍ ‌‌‍​‌‌‍ ‍‌‍‌​​‍ ‌‌ ​‍​‍ ‌‌‍‍​‌‍ ‌ ‌​‌‍‌‌‌‍ ​‌ ​ ​‍ ‌‌ ​ ‌ ‌​‌ ‌‌‌‍‌​‌‍‍‌‌‍ ​‍ ‍‌ ‌‍‌‍‌‌‌ ​‍‌‍​ ‌‍‌‌‌‍ ​​‍ ‍‌‍​‌‌ ​​‌ ​​​‍‌‍‌‍‍‌‌‍‌​​ ‌​ ​ ​ ‍‌‌‍‌‌​ ‌​​ ‌‍​ ‌‍​ ‍​​ ‌‌​‍ ‌​ ​‌​ ​‍‌‍​‍‌‍​ ​‍ ‌​ ‌​​ ​ ‌‍‌​​ ​‌​‍ ‌‌‍​‍​ ‌‌‌‍​ ‌‍‌‌​‍ ‌​ ​ ​ ‌‍‌‍​ ‌‍‌​‌‍‌‌​ ‌‍‌‍‌​​ ‌ ‌‍​‌​ ​‌​ ​‍​ ​ ​‍‌‍‌ ‌​‌ ‍‌‌ ​​‌‍‌‌​ ‌‌‍‍​‌‍ ‌ ‌​‌‍‌‌‌‍ ​‌‌​ ‌‍‍‌‌ ‌​‌‍‌‌‌‌​​‌‍​‌‌‍‌ ‌‍‌‌​‍‌‍‌ ​​‌‍​‌‌ ‌​‌‍‍​​ ‌‌ ​​‌‍​‌‌‍‌ ‌‍‌‌‌​​‍‌ ‌‌‌‍‍‌‌‍ ​‌‍‌​‌‍‌‌‌ ​‍​‍‌‌​ ‌‌‌​​‍‌‌ ‌‍‍ ‌‍‌‌‌ ‍‌​‍‌‌​ ​ ‌​‌​​‍‌‌​ ​ ‌​‌​​‍‌‌​ ​‍​ ​‍‌‍‌‌​ ​‍​ ‌‌​ ​‌​ ‌‌​ ‌ ‌‍‌‌​ ​ ‌‍‌‍​ ​ ​ ‌‌​ ‌‍​‍‌‌​ ​‍​ ​‍​‍‌‌​ ‌‌‌​‌​​‍ ‍‌ ​ ‌‍‌‌‌‍​ ‌ ‌​‌‍‍‌‌‍ ‌‍ ‍‌ ​ ​‍‌‌​ ‌‌‌​​‍‌‌ ‌‍‍ ‌‍‌‌‌ ‍‌​‍‌‌​ ​ ‌​‌​​‍‌‌​ ​ ‌​‌​​‍‌‌​ ​‍​ ​‍​ ​‍‌‍​‍​ ‌​​ ‌​‌‍​ ​ ‌ ​ ‌ ​ ‌​​ ‍​‌‍‌‌‌‍​‌​ ​​​‍‌‌​ ​‍​ ​‍​‍‌‌​ ‌‌‌​‌​​‍ ‍‌ ​ ‌‍‌‌‌‍​ ‌ ‌​‌‍‍‌‌‍ ‌‍ ‍‌​​ ‌‍ ‌‍ ‍‌ ‌​‌‍‌‌‌‍ ‍‌ ‌​​‍‌‌​ ‌‌‌​​‍‌‌ ‌‍‍ ‌‍‌‌‌ ‍‌​‍‌‌​ ​ ‌​‌​​‍‌‌​ ​ ‌​‌​​‍‌‌​ ​‍​ ​‍‌‍‌​‌‍​‍​ ​ ​ ​‍‌‍‌‍​ ‍​‌‍​ ​ ​‌‌‍​‌​ ‌​‌‍​‌​ ‍‌​‍‌‌​ ​‍​ ​‍​‍‌‌​ ‌‌‌​‌​​‍ ‍‌‍​‍‌‍ ‌‍‌​‌ ‍‌​‍‌‍‌ ​​‌‍‌‌‌ ​‍‌ ​ ‌ ​​‌‍‌‌‌‍​ ‌ ‌​‌‍‍‌‌ ‌‍‌‍‌‌​ ‌‌ ​​‌ ‌‌‌‍​‍‌‍ ​‌‍‍‌‌ ​ ‌‍‍​‌‍‌‌‌‍‌​​‍​‍‌ ‌
Ermita de los Monjes to Cañada de la Rana​​​​‌ ‍ ​‍​‍‌‍ ‌ ​‍‌‍‍‌‌‍‌ ‌‍‍‌‌‍ ‍​‍​‍​ ‍‍​‍​‍‌ ​ ‌‍​‌‌‍ ‍‌‍‍‌‌ ‌​‌ ‍‌​‍ ‍‌‍‍‌‌‍ ​‍​‍​‍ ​​‍​‍‌‍‍​‌ ​‍‌‍‌‌‌‍‌‍​‍​‍​ ‍‍​‍​‍‌‍‍​‌ ‌​‌ ‌​‌ ​​‌ ​ ​ ‍‍​‍ ​‍ ‌‍ ​​‍ ‌‌‍​‌‌‍ ‍‌‍‌​​‍ ‌‌ ​‍​‍ ‌‌‍‍​‌‍ ‌ ‌​‌‍‌‌‌‍ ​‌ ​ ​‍ ‌‌ ​ ‌ ‌​‌ ‌‌‌‍‌​‌‍‍‌‌‍ ​‍ ‍‌ ‌‍‌‍‌‌‌ ​‍‌‍​ ‌‍‌‌‌‍ ​​‍ ‍‌‍​‌‌ ​​‌ ​​​‍ ‌‍‍‌‌‍ ‍‌ ‌​‌‍‌‌‌‍ ‍‌ ‌​​‍ ‌‍‌‌‌‍‌​‌‍‍‌‌ ‌​​‍ ‌‍ ‌‌‍ ‌‍‌​‌‍‌‌​ ‌‌ ​​‌ ​‍‌‍‌‌‌ ​ ‌‍‌‌‌‍ ‍‌ ‌​‌‍​‌‌ ‌​‌‍‍‌‌‍ ‌‍ ‍​ ‍ ‌‍‍‌‌‍‌​​ ‌​ ​ ​ ‍‌‌‍‌‌​ ‌​​ ‌‍​ ‌‍​ ‍​​ ‌‌​‍ ‌​ ​‌​ ​‍‌‍​‍‌‍​ ​‍ ‌​ ‌​​ ​ ‌‍‌​​ ​‌​‍ ‌‌‍​‍​ ‌‌‌‍​ ‌‍‌‌​‍ ‌​ ​ ​ ‌‍‌‍​ ‌‍‌​‌‍‌‌​ ‌‍‌‍‌​​ ‌ ‌‍​‌​ ​‌​ ​‍​ ​ ​ ‍ ‌ ‌​‌ ‍‌‌ ​​‌‍‌‌​ ‌‌‍‍​‌‍ ‌ ‌​‌‍‌‌‌‍ ​‌‌​ ‌‍‍‌‌ ‌​‌‍‌‌‌‌​​‌‍​‌‌‍‌ ‌‍‌‌​ ‍ ‌ ​​‌‍​‌‌ ‌​‌‍‍​​ ‌‌ ​​‌‍​‌‌‍‌ ‌‍‌‌‌​​‍‌ ‌‌‌‍‍‌‌‍ ​‌‍‌​‌‍‌‌‌ ​‍​‍‌‌​ ‌‌‌​​‍‌‌ ‌‍‍ ‌‍‌‌‌ ‍‌​‍‌‌​ ​ ‌​‌​​‍‌‌​ ​ ‌​‌​​‍‌‌​ ​‍​ ​‍‌‍‌‌​ ​‍​ ‌‌​ ​‌​ ‌‌​ ‌ ‌‍‌‌​ ​ ‌‍‌‍​ ​ ​ ‌‌​ ‌‍​‍‌‌​ ​‍​ ​‍​‍‌‌​ ‌‌‌​‌​​‍ ‍‌ ​ ‌‍‌‌‌‍​ ‌ ‌​‌‍‍‌‌‍ ‌‍ ‍‌ ​ ​‍‌‌​ ‌‌‌​​‍‌‌ ‌‍‍ ‌‍‌‌‌ ‍‌​‍‌‌​ ​ ‌​‌​​‍‌‌​ ​ ‌​‌​​‍‌‌​ ​‍​ ​‍​ ​‍‌‍​‍​ ‌​​ ‌​‌‍​ ​ ‌ ​ ‌ ​ ‌​​ ‍​‌‍‌‌‌‍​‌​ ​​​‍‌‌​ ​‍​ ​‍​‍‌‌​ ‌‌‌​‌​​‍ ‍‌ ​ ‌‍‌‌‌‍​ ‌ ‌​‌‍‍‌‌‍ ‌‍ ‍‌​​ ‌‍ ‌‍ ‍‌ ‌​‌‍‌‌‌‍ ‍‌ ‌​​‍‌‌​ ‌‌‌​​‍‌‌ ‌‍‍ ‌‍‌‌‌ ‍‌​‍‌‌​ ​ ‌​‌​​‍‌‌​ ​ ‌​‌​​‍‌‌​ ​‍​ ​‍‌‍‌​‌‍​‍​ ​ ​ ​‍‌‍‌‍​ ‍​‌‍​ ​ ​‌‌‍​‌​ ‌​‌‍​‌​ ‍‌​‍‌‌​ ​‍​ ​‍​‍‌‌​ ‌‌‌​‌​​‍ ‍‌ ‌​‌‍‍‌‌ ‌​‌‍ ​‌‍‌‌​ ‌‍​‍‌‍​‌‌ ​ ‌‍‌‌‌‌‌‌‌ ​‍‌‍ ​​ ‌‌‍‍​‌ ‌​‌ ‌​‌ ​​‌ ​ ​‍‌‌​ ​ ‌​​‌​‍‌‌​ ​‍‌​‌‍​‍‌‌​ ​‍‌​‌‍‌‍ ​​‍ ‌‌‍​‌‌‍ ‍‌‍‌​​‍ ‌‌ ​‍​‍ ‌‌‍‍​‌‍ ‌ ‌​‌‍‌‌‌‍ ​‌ ​ ​‍ ‌‌ ​ ‌ ‌​‌ ‌‌‌‍‌​‌‍‍‌‌‍ ​‍ ‍‌ ‌‍‌‍‌‌‌ ​‍‌‍​ ‌‍‌‌‌‍ ​​‍ ‍‌‍​‌‌ ​​‌ ​​​‍‌‍‌‍‍‌‌‍‌​​ ‌​ ​ ​ ‍‌‌‍‌‌​ ‌​​ ‌‍​ ‌‍​ ‍​​ ‌‌​‍ ‌​ ​‌​ ​‍‌‍​‍‌‍​ ​‍ ‌​ ‌​​ ​ ‌‍‌​​ ​‌​‍ ‌‌‍​‍​ ‌‌‌‍​ ‌‍‌‌​‍ ‌​ ​ ​ ‌‍‌‍​ ‌‍‌​‌‍‌‌​ ‌‍‌‍‌​​ ‌ ‌‍​‌​ ​‌​ ​‍​ ​ ​‍‌‍‌ ‌​‌ ‍‌‌ ​​‌‍‌‌​ ‌‌‍‍​‌‍ ‌ ‌​‌‍‌‌‌‍ ​‌‌​ ‌‍‍‌‌ ‌​‌‍‌‌‌‌​​‌‍​‌‌‍‌ ‌‍‌‌​‍‌‍‌ ​​‌‍​‌‌ ‌​‌‍‍​​ ‌‌ ​​‌‍​‌‌‍‌ ‌‍‌‌‌​​‍‌ ‌‌‌‍‍‌‌‍ ​‌‍‌​‌‍‌‌‌ ​‍​‍‌‌​ ‌‌‌​​‍‌‌ ‌‍‍ ‌‍‌‌‌ ‍‌​‍‌‌​ ​ ‌​‌​​‍‌‌​ ​ ‌​‌​​‍‌‌​ ​‍​ ​‍‌‍‌‌​ ​‍​ ‌‌​ ​‌​ ‌‌​ ‌ ‌‍‌‌​ ​ ‌‍‌‍​ ​ ​ ‌‌​ ‌‍​‍‌‌​ ​‍​ ​‍​‍‌‌​ ‌‌‌​‌​​‍ ‍‌ ​ ‌‍‌‌‌‍​ ‌ ‌​‌‍‍‌‌‍ ‌‍ ‍‌ ​ ​‍‌‌​ ‌‌‌​​‍‌‌ ‌‍‍ ‌‍‌‌‌ ‍‌​‍‌‌​ ​ ‌​‌​​‍‌‌​ ​ ‌​‌​​‍‌‌​ ​‍​ ​‍​ ​‍‌‍​‍​ ‌​​ ‌​‌‍​ ​ ‌ ​ ‌ ​ ‌​​ ‍​‌‍‌‌‌‍​‌​ ​​​‍‌‌​ ​‍​ ​‍​‍‌‌​ ‌‌‌​‌​​‍ ‍‌ ​ ‌‍‌‌‌‍​ ‌ ‌​‌‍‍‌‌‍ ‌‍ ‍‌​​ ‌‍ ‌‍ ‍‌ ‌​‌‍‌‌‌‍ ‍‌ ‌​​‍‌‌​ ‌‌‌​​‍‌‌ ‌‍‍ ‌‍‌‌‌ ‍‌​‍‌‌​ ​ ‌​‌​​‍‌‌​ ​ ‌​‌​​‍‌‌​ ​‍​ ​‍‌‍‌​‌‍​‍​ ​ ​ ​‍‌‍‌‍​ ‍​‌‍​ ​ ​‌‌‍​‌​ ‌​‌‍​‌​ ‍‌​‍‌‌​ ​‍​ ​‍​‍‌‌​ ‌‌‌​‌​​‍ ‍‌ ‌​‌‍‍‌‌ ‌​‌‍ ​‌‍‌‌​‍‌‍‌ ​​‌‍‌‌‌ ​‍‌ ​ ‌ ​​‌‍‌‌‌‍​ ‌ ‌​‌‍‍‌‌ ‌‍‌‍‌‌​ ‌‌ ​​‌ ‌‌‌‍​‍‌‍ ​‌‍‍‌‌ ​ ‌‍‍​‌‍‌‌‌‍‌​​‍​‍‌ ‌
Circular trail, set in the southern foothills of the Sierra Blanca. The route passes through forest, follows sections of the Arroyo Guadalpín, and includes the ruins of the Ermita de los Monjes. Approximately 18
minutes from the hotel. Easy to moderate level. 4.7km. 1.5 - 2 hours.​​​​‌ ‍ ​‍​‍‌‍ ‌ ​‍‌‍‍‌‌‍‌ ‌‍‍‌‌‍ ‍​‍​‍​ ‍‍​‍​‍‌ ​ ‌‍​‌‌‍ ‍‌‍‍‌‌ ‌​‌ ‍‌​‍ ‍‌‍‍‌‌‍ ​‍​‍​‍ ​​‍​‍‌‍‍​‌ ​‍‌‍‌‌‌‍‌‍​‍​‍​ ‍‍​‍​‍‌‍‍​‌ ‌​‌ ‌​‌ ​​‌ ​ ​ ‍‍​‍ ​‍ ‌‍ ​​‍ ‌‌‍​‌‌‍ ‍‌‍‌​​‍ ‌‌ ​‍​‍ ‌‌‍‍​‌‍ ‌ ‌​‌‍‌‌‌‍ ​‌ ​ ​‍ ‌‌ ​ ‌ ‌​‌ ‌‌‌‍‌​‌‍‍‌‌‍ ​‍ ‍‌ ‌‍‌‍‌‌‌ ​‍‌‍​ ‌‍‌‌‌‍ ​​‍ ‍‌‍​‌‌ ​​‌ ​​​‍ ‌‍‍‌‌‍ ‍‌ ‌​‌‍‌‌‌‍ ‍‌ ‌​​‍ ‌‍‌‌‌‍‌​‌‍‍‌‌ ‌​​‍ ‌‍ ‌‌‍ ‌‍‌​‌‍‌‌​ ‌‌ ​​‌ ​‍‌‍‌‌‌ ​ ‌‍‌‌‌‍ ‍‌ ‌​‌‍​‌‌ ‌​‌‍‍‌‌‍ ‌‍ ‍​ ‍ ‌‍‍‌‌‍‌​​ ‌​ ​ ​ ‍‌‌‍‌‌​ ‌​​ ‌‍​ ‌‍​ ‍​​ ‌‌​‍ ‌​ ​‌​ ​‍‌‍​‍‌‍​ ​‍ ‌​ ‌​​ ​ ‌‍‌​​ ​‌​‍ ‌‌‍​‍​ ‌‌‌‍​ ‌‍‌‌​‍ ‌​ ​ ​ ‌‍‌‍​ ‌‍‌​‌‍‌‌​ ‌‍‌‍‌​​ ‌ ‌‍​‌​ ​‌​ ​‍​ ​ ​ ‍ ‌ ‌​‌ ‍‌‌ ​​‌‍‌‌​ ‌‌‍‍​‌‍ ‌ ‌​‌‍‌‌‌‍ ​‌‌​ ‌‍‍‌‌ ‌​‌‍‌‌‌‌​​‌‍​‌‌‍‌ ‌‍‌‌​ ‍ ‌ ​​‌‍​‌‌ ‌​‌‍‍​​ ‌‌ ​​‌‍​‌‌‍‌ ‌‍‌‌‌​​‍‌ ‌‌‌‍‍‌‌‍ ​‌‍‌​‌‍‌‌‌ ​‍​‍‌‌​ ‌‌‌​​‍‌‌ ‌‍‍ ‌‍‌‌‌ ‍‌​‍‌‌​ ​ ‌​‌​​‍‌‌​ ​ ‌​‌​​‍‌‌​ ​‍​ ​‍‌‍‌‌​ ​‍​ ‌‌​ ​‌​ ‌‌​ ‌ ‌‍‌‌​ ​ ‌‍‌‍​ ​ ​ ‌‌​ ‌‍​‍‌‌​ ​‍​ ​‍​‍‌‌​ ‌‌‌​‌​​‍ ‍‌ ​ ‌‍‌‌‌‍​ ‌ ‌​‌‍‍‌‌‍ ‌‍ ‍‌ ​ ​‍‌‌​ ‌‌‌​​‍‌‌ ‌‍‍ ‌‍‌‌‌ ‍‌​‍‌‌​ ​ ‌​‌​​‍‌‌​ ​ ‌​‌​​‍‌‌​ ​‍​ ​‍​ ​‍‌‍​‍​ ‌​​ ‌​‌‍​ ​ ‌ ​ ‌ ​ ‌​​ ‍​‌‍‌‌‌‍​‌​ ​​​‍‌‌​ ​‍​ ​‍​‍‌‌​ ‌‌‌​‌​​‍ ‍‌ ​ ‌‍‌‌‌‍​ ‌ ‌​‌‍‍‌‌‍ ‌‍ ‍‌​​ ‌‍ ‌‍ ‍‌ ‌​‌‍‌‌‌‍ ‍‌ ‌​​‍‌‌​ ‌‌‌​​‍‌‌ ‌‍‍ ‌‍‌‌‌ ‍‌​‍‌‌​ ​ ‌​‌​​‍‌‌​ ​ ‌​‌​​‍‌‌​ ​‍​ ​‍‌‍‌​‌‍​‍​ ​ ​ ​‍‌‍‌‍​ ‍​‌‍​ ​ ​‌‌‍​‌​ ‌​‌‍​‌​ ‍‌​‍‌‌​ ​‍​ ​‍​‍‌‌​ ‌‌‌​‌​​‍ ‍‌‍​‍‌‍ ‌‍‌​‌ ‍‌​ ‌‍​‍‌‍​‌‌ ​ ‌‍‌‌‌‌‌‌‌ ​‍‌‍ ​​ ‌‌‍‍​‌ ‌​‌ ‌​‌ ​​‌ ​ ​‍‌‌​ ​ ‌​​‌​‍‌‌​ ​‍‌​‌‍​‍‌‌​ ​‍‌​‌‍‌‍ ​​‍ ‌‌‍​‌‌‍ ‍‌‍‌​​‍ ‌‌ ​‍​‍ ‌‌‍‍​‌‍ ‌ ‌​‌‍‌‌‌‍ ​‌ ​ ​‍ ‌‌ ​ ‌ ‌​‌ ‌‌‌‍‌​‌‍‍‌‌‍ ​‍ ‍‌ ‌‍‌‍‌‌‌ ​‍‌‍​ ‌‍‌‌‌‍ ​​‍ ‍‌‍​‌‌ ​​‌ ​​​‍‌‍‌‍‍‌‌‍‌​​ ‌​ ​ ​ ‍‌‌‍‌‌​ ‌​​ ‌‍​ ‌‍​ ‍​​ ‌‌​‍ ‌​ ​‌​ ​‍‌‍​‍‌‍​ ​‍ ‌​ ‌​​ ​ ‌‍‌​​ ​‌​‍ ‌‌‍​‍​ ‌‌‌‍​ ‌‍‌‌​‍ ‌​ ​ ​ ‌‍‌‍​ ‌‍‌​‌‍‌‌​ ‌‍‌‍‌​​ ‌ ‌‍​‌​ ​‌​ ​‍​ ​ ​‍‌‍‌ ‌​‌ ‍‌‌ ​​‌‍‌‌​ ‌‌‍‍​‌‍ ‌ ‌​‌‍‌‌‌‍ ​‌‌​ ‌‍‍‌‌ ‌​‌‍‌‌‌‌​​‌‍​‌‌‍‌ ‌‍‌‌​‍‌‍‌ ​​‌‍​‌‌ ‌​‌‍‍​​ ‌‌ ​​‌‍​‌‌‍‌ ‌‍‌‌‌​​‍‌ ‌‌‌‍‍‌‌‍ ​‌‍‌​‌‍‌‌‌ ​‍​‍‌‌​ ‌‌‌​​‍‌‌ ‌‍‍ ‌‍‌‌‌ ‍‌​‍‌‌​ ​ ‌​‌​​‍‌‌​ ​ ‌​‌​​‍‌‌​ ​‍​ ​‍‌‍‌‌​ ​‍​ ‌‌​ ​‌​ ‌‌​ ‌ ‌‍‌‌​ ​ ‌‍‌‍​ ​ ​ ‌‌​ ‌‍​‍‌‌​ ​‍​ ​‍​‍‌‌​ ‌‌‌​‌​​‍ ‍‌ ​ ‌‍‌‌‌‍​ ‌ ‌​‌‍‍‌‌‍ ‌‍ ‍‌ ​ ​‍‌‌​ ‌‌‌​​‍‌‌ ‌‍‍ ‌‍‌‌‌ ‍‌​‍‌‌​ ​ ‌​‌​​‍‌‌​ ​ ‌​‌​​‍‌‌​ ​‍​ ​‍​ ​‍‌‍​‍​ ‌​​ ‌​‌‍​ ​ ‌ ​ ‌ ​ ‌​​ ‍​‌‍‌‌‌‍​‌​ ​​​‍‌‌​ ​‍​ ​‍​‍‌‌​ ‌‌‌​‌​​‍ ‍‌ ​ ‌‍‌‌‌‍​ ‌ ‌​‌‍‍‌‌‍ ‌‍ ‍‌​​ ‌‍ ‌‍ ‍‌ ‌​‌‍‌‌‌‍ ‍‌ ‌​​‍‌‌​ ‌‌‌​​‍‌‌ ‌‍‍ ‌‍‌‌‌ ‍‌​‍‌‌​ ​ ‌​‌​​‍‌‌​ ​ ‌​‌​​‍‌‌​ ​‍​ ​‍‌‍‌​‌‍​‍​ ​ ​ ​‍‌‍‌‍​ ‍​‌‍​ ​ ​‌‌‍​‌​ ‌​‌‍​‌​ ‍‌​‍‌‌​ ​‍​ ​‍​‍‌‌​ ‌‌‌​‌​​‍ ‍‌‍​‍‌‍ ‌‍‌​‌ ‍‌​‍‌‍‌ ​​‌‍‌‌‌ ​‍‌ ​ ‌ ​​‌‍‌‌‌‍​ ‌ ‌​‌‍‍‌‌ ‌‍‌‍‌‌​ ‌‌ ​​‌ ‌‌‌‍​‍‌‍ ​‌‍‍‌‌ ​ ‌‍‍​‌‍‌‌‌‍‌​​‍​‍‌ ‌
Pinar de Nagüeles to Vereda de Buenavista​​​​‌ ‍ ​‍​‍‌‍ ‌ ​‍‌‍‍‌‌‍‌ ‌‍‍‌‌‍ ‍​‍​‍​ ‍‍​‍​‍‌ ​ ‌‍​‌‌‍ ‍‌‍‍‌‌ ‌​‌ ‍‌​‍ ‍‌‍‍‌‌‍ ​‍​‍​‍ ​​‍​‍‌‍‍​‌ ​‍‌‍‌‌‌‍‌‍​‍​‍​ ‍‍​‍​‍‌‍‍​‌ ‌​‌ ‌​‌ ​​‌ ​ ​ ‍‍​‍ ​‍ ‌‍ ​​‍ ‌‌‍​‌‌‍ ‍‌‍‌​​‍ ‌‌ ​‍​‍ ‌‌‍‍​‌‍ ‌ ‌​‌‍‌‌‌‍ ​‌ ​ ​‍ ‌‌ ​ ‌ ‌​‌ ‌‌‌‍‌​‌‍‍‌‌‍ ​‍ ‍‌ ‌‍‌‍‌‌‌ ​‍‌‍​ ‌‍‌‌‌‍ ​​‍ ‍‌‍​‌‌ ​​‌ ​​​‍ ‌‍‍‌‌‍ ‍‌ ‌​‌‍‌‌‌‍ ‍‌ ‌​​‍ ‌‍‌‌‌‍‌​‌‍‍‌‌ ‌​​‍ ‌‍ ‌‌‍ ‌‍‌​‌‍‌‌​ ‌‌ ​​‌ ​‍‌‍‌‌‌ ​ ‌‍‌‌‌‍ ‍‌ ‌​‌‍​‌‌ ‌​‌‍‍‌‌‍ ‌‍ ‍​ ‍ ‌‍‍‌‌‍‌​​ ‌​ ​ ​ ‍‌‌‍‌‌​ ‌​​ ‌‍​ ‌‍​ ‍​​ ‌‌​‍ ‌​ ​‌​ ​‍‌‍​‍‌‍​ ​‍ ‌​ ‌​​ ​ ‌‍‌​​ ​‌​‍ ‌‌‍​‍​ ‌‌‌‍​ ‌‍‌‌​‍ ‌​ ​ ​ ‌‍‌‍​ ‌‍‌​‌‍‌‌​ ‌‍‌‍‌​​ ‌ ‌‍​‌​ ​‌​ ​‍​ ​ ​ ‍ ‌ ‌​‌ ‍‌‌ ​​‌‍‌‌​ ‌‌‍‍​‌‍ ‌ ‌​‌‍‌‌‌‍ ​‌‌​ ‌‍‍‌‌ ‌​‌‍‌‌‌‌​​‌‍​‌‌‍‌ ‌‍‌‌​ ‍ ‌ ​​‌‍​‌‌ ‌​‌‍‍​​ ‌‌ ​​‌‍​‌‌‍‌ ‌‍‌‌‌​​‍‌ ‌‌‌‍‍‌‌‍ ​‌‍‌​‌‍‌‌‌ ​‍​‍‌‌​ ‌‌‌​​‍‌‌ ‌‍‍ ‌‍‌‌‌ ‍‌​‍‌‌​ ​ ‌​‌​​‍‌‌​ ​ ‌​‌​​‍‌‌​ ​‍​ ​‍‌‍‌‌​ ​‍​ ‌‌​ ​‌​ ‌‌​ ‌ ‌‍‌‌​ ​ ‌‍‌‍​ ​ ​ ‌‌​ ‌‍​‍‌‌​ ​‍​ ​‍​‍‌‌​ ‌‌‌​‌​​‍ ‍‌ ​ ‌‍‌‌‌‍​ ‌ ‌​‌‍‍‌‌‍ ‌‍ ‍‌ ​ ​‍‌‌​ ‌‌‌​​‍‌‌ ‌‍‍ ‌‍‌‌‌ ‍‌​‍‌‌​ ​ ‌​‌​​‍‌‌​ ​ ‌​‌​​‍‌‌​ ​‍​ ​‍​ ​‍‌‍​‍​ ‌​​ ‌​‌‍​ ​ ‌ ​ ‌ ​ ‌​​ ‍​‌‍‌‌‌‍​‌​ ​​​‍‌‌​ ​‍​ ​‍​‍‌‌​ ‌‌‌​‌​​‍ ‍‌ ​ ‌‍‌‌‌‍​ ‌ ‌​‌‍‍‌‌‍ ‌‍ ‍‌​​ ‌‍ ‌‍ ‍‌ ‌​‌‍‌‌‌‍ ‍‌ ‌​​‍‌‌​ ‌‌‌​​‍‌‌ ‌‍‍ ‌‍‌‌‌ ‍‌​‍‌‌​ ​ ‌​‌​​‍‌‌​ ​ ‌​‌​​‍‌‌​ ​‍​ ​‍​ ‌ ​ ‍​​ ‌‍‌‍‌‌​ ​‌​ ‌‌​ ​ ​ ‌‍‌‍‌‍‌‍​‌​ ‍‌‌‍​‌​‍‌‌​ ​‍​ ​‍​‍‌‌​ ‌‌‌​‌​​‍ ‍‌ ‌​‌‍‍‌‌ ‌​‌‍ ​‌‍‌‌​ ‌‍​‍‌‍​‌‌ ​ ‌‍‌‌‌‌‌‌‌ ​‍‌‍ ​​ ‌‌‍‍​‌ ‌​‌ ‌​‌ ​​‌ ​ ​‍‌‌​ ​ ‌​​‌​‍‌‌​ ​‍‌​‌‍​‍‌‌​ ​‍‌​‌‍‌‍ ​​‍ ‌‌‍​‌‌‍ ‍‌‍‌​​‍ ‌‌ ​‍​‍ ‌‌‍‍​‌‍ ‌ ‌​‌‍‌‌‌‍ ​‌ ​ ​‍ ‌‌ ​ ‌ ‌​‌ ‌‌‌‍‌​‌‍‍‌‌‍ ​‍ ‍‌ ‌‍‌‍‌‌‌ ​‍‌‍​ ‌‍‌‌‌‍ ​​‍ ‍‌‍​‌‌ ​​‌ ​​​‍‌‍‌‍‍‌‌‍‌​​ ‌​ ​ ​ ‍‌‌‍‌‌​ ‌​​ ‌‍​ ‌‍​ ‍​​ ‌‌​‍ ‌​ ​‌​ ​‍‌‍​‍‌‍​ ​‍ ‌​ ‌​​ ​ ‌‍‌​​ ​‌​‍ ‌‌‍​‍​ ‌‌‌‍​ ‌‍‌‌​‍ ‌​ ​ ​ ‌‍‌‍​ ‌‍‌​‌‍‌‌​ ‌‍‌‍‌​​ ‌ ‌‍​‌​ ​‌​ ​‍​ ​ ​‍‌‍‌ ‌​‌ ‍‌‌ ​​‌‍‌‌​ ‌‌‍‍​‌‍ ‌ ‌​‌‍‌‌‌‍ ​‌‌​ ‌‍‍‌‌ ‌​‌‍‌‌‌‌​​‌‍​‌‌‍‌ ‌‍‌‌​‍‌‍‌ ​​‌‍​‌‌ ‌​‌‍‍​​ ‌‌ ​​‌‍​‌‌‍‌ ‌‍‌‌‌​​‍‌ ‌‌‌‍‍‌‌‍ ​‌‍‌​‌‍‌‌‌ ​‍​‍‌‌​ ‌‌‌​​‍‌‌ ‌‍‍ ‌‍‌‌‌ ‍‌​‍‌‌​ ​ ‌​‌​​‍‌‌​ ​ ‌​‌​​‍‌‌​ ​‍​ ​‍‌‍‌‌​ ​‍​ ‌‌​ ​‌​ ‌‌​ ‌ ‌‍‌‌​ ​ ‌‍‌‍​ ​ ​ ‌‌​ ‌‍​‍‌‌​ ​‍​ ​‍​‍‌‌​ ‌‌‌​‌​​‍ ‍‌ ​ ‌‍‌‌‌‍​ ‌ ‌​‌‍‍‌‌‍ ‌‍ ‍‌ ​ ​‍‌‌​ ‌‌‌​​‍‌‌ ‌‍‍ ‌‍‌‌‌ ‍‌​‍‌‌​ ​ ‌​‌​​‍‌‌​ ​ ‌​‌​​‍‌‌​ ​‍​ ​‍​ ​‍‌‍​‍​ ‌​​ ‌​‌‍​ ​ ‌ ​ ‌ ​ ‌​​ ‍​‌‍‌‌‌‍​‌​ ​​​‍‌‌​ ​‍​ ​‍​‍‌‌​ ‌‌‌​‌​​‍ ‍‌ ​ ‌‍‌‌‌‍​ ‌ ‌​‌‍‍‌‌‍ ‌‍ ‍‌​​ ‌‍ ‌‍ ‍‌ ‌​‌‍‌‌‌‍ ‍‌ ‌​​‍‌‌​ ‌‌‌​​‍‌‌ ‌‍‍ ‌‍‌‌‌ ‍‌​‍‌‌​ ​ ‌​‌​​‍‌‌​ ​ ‌​‌​​‍‌‌​ ​‍​ ​‍​ ‌ ​ ‍​​ ‌‍‌‍‌‌​ ​‌​ ‌‌​ ​ ​ ‌‍‌‍‌‍‌‍​‌​ ‍‌‌‍​‌​‍‌‌​ ​‍​ ​‍​‍‌‌​ ‌‌‌​‌​​‍ ‍‌ ‌​‌‍‍‌‌ ‌​‌‍ ​‌‍‌‌​‍‌‍‌ ​​‌‍‌‌‌ ​‍‌ ​ ‌ ​​‌‍‌‌‌‍​ ‌ ‌​‌‍‍‌‌ ‌‍‌‍‌‌​ ‌‌ ​​‌ ‌‌‌‍​‍‌‍ ​‌‍‍‌‌ ​ ‌‍‍​‌‍‌‌‌‍‌​​‍​‍‌ ‌
Loop trail, through the Pinar de Nagëlas. Start off at Calle Albinoni and hike along the Arroyo de las Piedras to the Vereda de Buenavista. A short, rewarding climb with coastal panoramas. Approximately 23
minutes from the hotel. Moderate level. 4.3km. 1.5 - 2 hours.​​​​‌ ‍ ​‍​‍‌‍ ‌ ​‍‌‍‍‌‌‍‌ ‌‍‍‌‌‍ ‍​‍​‍​ ‍‍​‍​‍‌ ​ ‌‍​‌‌‍ ‍‌‍‍‌‌ ‌​‌ ‍‌​‍ ‍‌‍‍‌‌‍ ​‍​‍​‍ ​​‍​‍‌‍‍​‌ ​‍‌‍‌‌‌‍‌‍​‍​‍​ ‍‍​‍​‍‌‍‍​‌ ‌​‌ ‌​‌ ​​‌ ​ ​ ‍‍​‍ ​‍ ‌‍ ​​‍ ‌‌‍​‌‌‍ ‍‌‍‌​​‍ ‌‌ ​‍​‍ ‌‌‍‍​‌‍ ‌ ‌​‌‍‌‌‌‍ ​‌ ​ ​‍ ‌‌ ​ ‌ ‌​‌ ‌‌‌‍‌​‌‍‍‌‌‍ ​‍ ‍‌ ‌‍‌‍‌‌‌ ​‍‌‍​ ‌‍‌‌‌‍ ​​‍ ‍‌‍​‌‌ ​​‌ ​​​‍ ‌‍‍‌‌‍ ‍‌ ‌​‌‍‌‌‌‍ ‍‌ ‌​​‍ ‌‍‌‌‌‍‌​‌‍‍‌‌ ‌​​‍ ‌‍ ‌‌‍ ‌‍‌​‌‍‌‌​ ‌‌ ​​‌ ​‍‌‍‌‌‌ ​ ‌‍‌‌‌‍ ‍‌ ‌​‌‍​‌‌ ‌​‌‍‍‌‌‍ ‌‍ ‍​ ‍ ‌‍‍‌‌‍‌​​ ‌​ ​ ​ ‍‌‌‍‌‌​ ‌​​ ‌‍​ ‌‍​ ‍​​ ‌‌​‍ ‌​ ​‌​ ​‍‌‍​‍‌‍​ ​‍ ‌​ ‌​​ ​ ‌‍‌​​ ​‌​‍ ‌‌‍​‍​ ‌‌‌‍​ ‌‍‌‌​‍ ‌​ ​ ​ ‌‍‌‍​ ‌‍‌​‌‍‌‌​ ‌‍‌‍‌​​ ‌ ‌‍​‌​ ​‌​ ​‍​ ​ ​ ‍ ‌ ‌​‌ ‍‌‌ ​​‌‍‌‌​ ‌‌‍‍​‌‍ ‌ ‌​‌‍‌‌‌‍ ​‌‌​ ‌‍‍‌‌ ‌​‌‍‌‌‌‌​​‌‍​‌‌‍‌ ‌‍‌‌​ ‍ ‌ ​​‌‍​‌‌ ‌​‌‍‍​​ ‌‌ ​​‌‍​‌‌‍‌ ‌‍‌‌‌​​‍‌ ‌‌‌‍‍‌‌‍ ​‌‍‌​‌‍‌‌‌ ​‍​‍‌‌​ ‌‌‌​​‍‌‌ ‌‍‍ ‌‍‌‌‌ ‍‌​‍‌‌​ ​ ‌​‌​​‍‌‌​ ​ ‌​‌​​‍‌‌​ ​‍​ ​‍‌‍‌‌​ ​‍​ ‌‌​ ​‌​ ‌‌​ ‌ ‌‍‌‌​ ​ ‌‍‌‍​ ​ ​ ‌‌​ ‌‍​‍‌‌​ ​‍​ ​‍​‍‌‌​ ‌‌‌​‌​​‍ ‍‌ ​ ‌‍‌‌‌‍​ ‌ ‌​‌‍‍‌‌‍ ‌‍ ‍‌ ​ ​‍‌‌​ ‌‌‌​​‍‌‌ ‌‍‍ ‌‍‌‌‌ ‍‌​‍‌‌​ ​ ‌​‌​​‍‌‌​ ​ ‌​‌​​‍‌‌​ ​‍​ ​‍​ ​‍‌‍​‍​ ‌​​ ‌​‌‍​ ​ ‌ ​ ‌ ​ ‌​​ ‍​‌‍‌‌‌‍​‌​ ​​​‍‌‌​ ​‍​ ​‍​‍‌‌​ ‌‌‌​‌​​‍ ‍‌ ​ ‌‍‌‌‌‍​ ‌ ‌​‌‍‍‌‌‍ ‌‍ ‍‌​​ ‌‍ ‌‍ ‍‌ ‌​‌‍‌‌‌‍ ‍‌ ‌​​‍‌‌​ ‌‌‌​​‍‌‌ ‌‍‍ ‌‍‌‌‌ ‍‌​‍‌‌​ ​ ‌​‌​​‍‌‌​ ​ ‌​‌​​‍‌‌​ ​‍​ ​‍​ ‌ ​ ‍​​ ‌‍‌‍‌‌​ ​‌​ ‌‌​ ​ ​ ‌‍‌‍‌‍‌‍​‌​ ‍‌‌‍​‌​‍‌‌​ ​‍​ ​‍​‍‌‌​ ‌‌‌​‌​​‍ ‍‌‍​‍‌‍ ‌‍‌​‌ ‍‌​ ‌‍​‍‌‍​‌‌ ​ ‌‍‌‌‌‌‌‌‌ ​‍‌‍ ​​ ‌‌‍‍​‌ ‌​‌ ‌​‌ ​​‌ ​ ​‍‌‌​ ​ ‌​​‌​‍‌‌​ ​‍‌​‌‍​‍‌‌​ ​‍‌​‌‍‌‍ ​​‍ ‌‌‍​‌‌‍ ‍‌‍‌​​‍ ‌‌ ​‍​‍ ‌‌‍‍​‌‍ ‌ ‌​‌‍‌‌‌‍ ​‌ ​ ​‍ ‌‌ ​ ‌ ‌​‌ ‌‌‌‍‌​‌‍‍‌‌‍ ​‍ ‍‌ ‌‍‌‍‌‌‌ ​‍‌‍​ ‌‍‌‌‌‍ ​​‍ ‍‌‍​‌‌ ​​‌ ​​​‍‌‍‌‍‍‌‌‍‌​​ ‌​ ​ ​ ‍‌‌‍‌‌​ ‌​​ ‌‍​ ‌‍​ ‍​​ ‌‌​‍ ‌​ ​‌​ ​‍‌‍​‍‌‍​ ​‍ ‌​ ‌​​ ​ ‌‍‌​​ ​‌​‍ ‌‌‍​‍​ ‌‌‌‍​ ‌‍‌‌​‍ ‌​ ​ ​ ‌‍‌‍​ ‌‍‌​‌‍‌‌​ ‌‍‌‍‌​​ ‌ ‌‍​‌​ ​‌​ ​‍​ ​ ​‍‌‍‌ ‌​‌ ‍‌‌ ​​‌‍‌‌​ ‌‌‍‍​‌‍ ‌ ‌​‌‍‌‌‌‍ ​‌‌​ ‌‍‍‌‌ ‌​‌‍‌‌‌‌​​‌‍​‌‌‍‌ ‌‍‌‌​‍‌‍‌ ​​‌‍​‌‌ ‌​‌‍‍​​ ‌‌ ​​‌‍​‌‌‍‌ ‌‍‌‌‌​​‍‌ ‌‌‌‍‍‌‌‍ ​‌‍‌​‌‍‌‌‌ ​‍​‍‌‌​ ‌‌‌​​‍‌‌ ‌‍‍ ‌‍‌‌‌ ‍‌​‍‌‌​ ​ ‌​‌​​‍‌‌​ ​ ‌​‌​​‍‌‌​ ​‍​ ​‍‌‍‌‌​ ​‍​ ‌‌​ ​‌​ ‌‌​ ‌ ‌‍‌‌​ ​ ‌‍‌‍​ ​ ​ ‌‌​ ‌‍​‍‌‌​ ​‍​ ​‍​‍‌‌​ ‌‌‌​‌​​‍ ‍‌ ​ ‌‍‌‌‌‍​ ‌ ‌​‌‍‍‌‌‍ ‌‍ ‍‌ ​ ​‍‌‌​ ‌‌‌​​‍‌‌ ‌‍‍ ‌‍‌‌‌ ‍‌​‍‌‌​ ​ ‌​‌​​‍‌‌​ ​ ‌​‌​​‍‌‌​ ​‍​ ​‍​ ​‍‌‍​‍​ ‌​​ ‌​‌‍​ ​ ‌ ​ ‌ ​ ‌​​ ‍​‌‍‌‌‌‍​‌​ ​​​‍‌‌​ ​‍​ ​‍​‍‌‌​ ‌‌‌​‌​​‍ ‍‌ ​ ‌‍‌‌‌‍​ ‌ ‌​‌‍‍‌‌‍ ‌‍ ‍‌​​ ‌‍ ‌‍ ‍‌ ‌​‌‍‌‌‌‍ ‍‌ ‌​​‍‌‌​ ‌‌‌​​‍‌‌ ‌‍‍ ‌‍‌‌‌ ‍‌​‍‌‌​ ​ ‌​‌​​‍‌‌​ ​ ‌​‌​​‍‌‌​ ​‍​ ​‍​ ‌ ​ ‍​​ ‌‍‌‍‌‌​ ​‌​ ‌‌​ ​ ​ ‌‍‌‍‌‍‌‍​‌​ ‍‌‌‍​‌​‍‌‌​ ​‍​ ​‍​‍‌‌​ ‌‌‌​‌​​‍ ‍‌‍​‍‌‍ ‌‍‌​‌ ‍‌​‍‌‍‌ ​​‌‍‌‌‌ ​‍‌ ​ ‌ ​​‌‍‌‌‌‍​ ‌ ‌​‌‍‍‌‌ ‌‍‌‍‌‌​ ‌‌ ​​‌ ‌‌‌‍​‍‌‍ ​‌‍‍‌‌ ​ ‌‍‍​‌‍‌‌‌‍‌​​‍​‍‌ ‌
Pinar de Nagüeles to Vereda de Buenavista​​​​‌ ‍ ​‍​‍‌‍ ‌ ​‍‌‍‍‌‌‍‌ ‌‍‍‌‌‍ ‍​‍​‍​ ‍‍​‍​‍‌ ​ ‌‍​‌‌‍ ‍‌‍‍‌‌ ‌​‌ ‍‌​‍ ‍‌‍‍‌‌‍ ​‍​‍​‍ ​​‍​‍‌‍‍​‌ ​‍‌‍‌‌‌‍‌‍​‍​‍​ ‍‍​‍​‍‌‍‍​‌ ‌​‌ ‌​‌ ​​‌ ​ ​ ‍‍​‍ ​‍ ‌‍ ​​‍ ‌‌‍​‌‌‍ ‍‌‍‌​​‍ ‌‌ ​‍​‍ ‌‌‍‍​‌‍ ‌ ‌​‌‍‌‌‌‍ ​‌ ​ ​‍ ‌‌ ​ ‌ ‌​‌ ‌‌‌‍‌​‌‍‍‌‌‍ ​‍ ‍‌ ‌‍‌‍‌‌‌ ​‍‌‍​ ‌‍‌‌‌‍ ​​‍ ‍‌‍​‌‌ ​​‌ ​​​‍ ‌‍‍‌‌‍ ‍‌ ‌​‌‍‌‌‌‍ ‍‌ ‌​​‍ ‌‍‌‌‌‍‌​‌‍‍‌‌ ‌​​‍ ‌‍ ‌‌‍ ‌‍‌​‌‍‌‌​ ‌‌ ​​‌ ​‍‌‍‌‌‌ ​ ‌‍‌‌‌‍ ‍‌ ‌​‌‍​‌‌ ‌​‌‍‍‌‌‍ ‌‍ ‍​ ‍ ‌‍‍‌‌‍‌​​ ‌​ ​ ​ ‍‌‌‍‌‌​ ‌​​ ‌‍​ ‌‍​ ‍​​ ‌‌​‍ ‌​ ​‌​ ​‍‌‍​‍‌‍​ ​‍ ‌​ ‌​​ ​ ‌‍‌​​ ​‌​‍ ‌‌‍​‍​ ‌‌‌‍​ ‌‍‌‌​‍ ‌​ ​ ​ ‌‍‌‍​ ‌‍‌​‌‍‌‌​ ‌‍‌‍‌​​ ‌ ‌‍​‌​ ​‌​ ​‍​ ​ ​ ‍ ‌ ‌​‌ ‍‌‌ ​​‌‍‌‌​ ‌‌‍‍​‌‍ ‌ ‌​‌‍‌‌‌‍ ​‌‌​ ‌‍‍‌‌ ‌​‌‍‌‌‌‌​​‌‍​‌‌‍‌ ‌‍‌‌​ ‍ ‌ ​​‌‍​‌‌ ‌​‌‍‍​​ ‌‌ ​​‌‍​‌‌‍‌ ‌‍‌‌‌​​‍‌ ‌‌‌‍‍‌‌‍ ​‌‍‌​‌‍‌‌‌ ​‍​‍‌‌​ ‌‌‌​​‍‌‌ ‌‍‍ ‌‍‌‌‌ ‍‌​‍‌‌​ ​ ‌​‌​​‍‌‌​ ​ ‌​‌​​‍‌‌​ ​‍​ ​‍‌‍‌‌​ ​‍​ ‌‌​ ​‌​ ‌‌​ ‌ ‌‍‌‌​ ​ ‌‍‌‍​ ​ ​ ‌‌​ ‌‍​‍‌‌​ ​‍​ ​‍​‍‌‌​ ‌‌‌​‌​​‍ ‍‌ ​ ‌‍‌‌‌‍​ ‌ ‌​‌‍‍‌‌‍ ‌‍ ‍‌ ​ ​‍‌‌​ ‌‌‌​​‍‌‌ ‌‍‍ ‌‍‌‌‌ ‍‌​‍‌‌​ ​ ‌​‌​​‍‌‌​ ​ ‌​‌​​‍‌‌​ ​‍​ ​‍​ ​‍‌‍​‍​ ‌​​ ‌​‌‍​ ​ ‌ ​ ‌ ​ ‌​​ ‍​‌‍‌‌‌‍​‌​ ​​​‍‌‌​ ​‍​ ​‍​‍‌‌​ ‌‌‌​‌​​‍ ‍‌ ​ ‌‍‌‌‌‍​ ‌ ‌​‌‍‍‌‌‍ ‌‍ ‍‌​​ ‌‍ ‌‍ ‍‌ ‌​‌‍‌‌‌‍ ‍‌ ‌​​‍‌‌​ ‌‌‌​​‍‌‌ ‌‍‍ ‌‍‌‌‌ ‍‌​‍‌‌​ ​ ‌​‌​​‍‌‌​ ​ ‌​‌​​‍‌‌​ ​‍​ ​‍​ ‌ ​ ‍​​ ‌‍‌‍‌‌​ ​‌​ ‌‌​ ​ ​ ‌‍‌‍‌‍‌‍​‌​ ‍‌‌‍​‌​‍‌‌​ ​‍​ ​‍​‍‌‌​ ‌‌‌​‌​​‍ ‍‌ ‌​‌‍‍‌‌ ‌​‌‍ ​‌‍‌‌​ ‌‍​‍‌‍​‌‌ ​ ‌‍‌‌‌‌‌‌‌ ​‍‌‍ ​​ ‌‌‍‍​‌ ‌​‌ ‌​‌ ​​‌ ​ ​‍‌‌​ ​ ‌​​‌​‍‌‌​ ​‍‌​‌‍​‍‌‌​ ​‍‌​‌‍‌‍ ​​‍ ‌‌‍​‌‌‍ ‍‌‍‌​​‍ ‌‌ ​‍​‍ ‌‌‍‍​‌‍ ‌ ‌​‌‍‌‌‌‍ ​‌ ​ ​‍ ‌‌ ​ ‌ ‌​‌ ‌‌‌‍‌​‌‍‍‌‌‍ ​‍ ‍‌ ‌‍‌‍‌‌‌ ​‍‌‍​ ‌‍‌‌‌‍ ​​‍ ‍‌‍​‌‌ ​​‌ ​​​‍‌‍‌‍‍‌‌‍‌​​ ‌​ ​ ​ ‍‌‌‍‌‌​ ‌​​ ‌‍​ ‌‍​ ‍​​ ‌‌​‍ ‌​ ​‌​ ​‍‌‍​‍‌‍​ ​‍ ‌​ ‌​​ ​ ‌‍‌​​ ​‌​‍ ‌‌‍​‍​ ‌‌‌‍​ ‌‍‌‌​‍ ‌​ ​ ​ ‌‍‌‍​ ‌‍‌​‌‍‌‌​ ‌‍‌‍‌​​ ‌ ‌‍​‌​ ​‌​ ​‍​ ​ ​‍‌‍‌ ‌​‌ ‍‌‌ ​​‌‍‌‌​ ‌‌‍‍​‌‍ ‌ ‌​‌‍‌‌‌‍ ​‌‌​ ‌‍‍‌‌ ‌​‌‍‌‌‌‌​​‌‍​‌‌‍‌ ‌‍‌‌​‍‌‍‌ ​​‌‍​‌‌ ‌​‌‍‍​​ ‌‌ ​​‌‍​‌‌‍‌ ‌‍‌‌‌​​‍‌ ‌‌‌‍‍‌‌‍ ​‌‍‌​‌‍‌‌‌ ​‍​‍‌‌​ ‌‌‌​​‍‌‌ ‌‍‍ ‌‍‌‌‌ ‍‌​‍‌‌​ ​ ‌​‌​​‍‌‌​ ​ ‌​‌​​‍‌‌​ ​‍​ ​‍‌‍‌‌​ ​‍​ ‌‌​ ​‌​ ‌‌​ ‌ ‌‍‌‌​ ​ ‌‍‌‍​ ​ ​ ‌‌​ ‌‍​‍‌‌​ ​‍​ ​‍​‍‌‌​ ‌‌‌​‌​​‍ ‍‌ ​ ‌‍‌‌‌‍​ ‌ ‌​‌‍‍‌‌‍ ‌‍ ‍‌ ​ ​‍‌‌​ ‌‌‌​​‍‌‌ ‌‍‍ ‌‍‌‌‌ ‍‌​‍‌‌​ ​ ‌​‌​​‍‌‌​ ​ ‌​‌​​‍‌‌​ ​‍​ ​‍​ ​‍‌‍​‍​ ‌​​ ‌​‌‍​ ​ ‌ ​ ‌ ​ ‌​​ ‍​‌‍‌‌‌‍​‌​ ​​​‍‌‌​ ​‍​ ​‍​‍‌‌​ ‌‌‌​‌​​‍ ‍‌ ​ ‌‍‌‌‌‍​ ‌ ‌​‌‍‍‌‌‍ ‌‍ ‍‌​​ ‌‍ ‌‍ ‍‌ ‌​‌‍‌‌‌‍ ‍‌ ‌​​‍‌‌​ ‌‌‌​​‍‌‌ ‌‍‍ ‌‍‌‌‌ ‍‌​‍‌‌​ ​ ‌​‌​​‍‌‌​ ​ ‌​‌​​‍‌‌​ ​‍​ ​‍​ ‌ ​ ‍​​ ‌‍‌‍‌‌​ ​‌​ ‌‌​ ​ ​ ‌‍‌‍‌‍‌‍​‌​ ‍‌‌‍​‌​‍‌‌​ ​‍​ ​‍​‍‌‌​ ‌‌‌​‌​​‍ ‍‌ ‌​‌‍‍‌‌ ‌​‌‍ ​‌‍‌‌​‍‌‍‌ ​​‌‍‌‌‌ ​‍‌ ​ ‌ ​​‌‍‌‌‌‍​ ‌ ‌​‌‍‍‌‌ ‌‍‌‍‌‌​ ‌‌ ​​‌ ‌‌‌‍​‍‌‍ ​‌‍‍‌‌ ​ ‌‍‍​‌‍‌‌‌‍‌​​‍​‍‌ ‌
Loop trail, through the Pinar de Nagëlas. Start off at Calle Albinoni and hike along the Arroyo de las Piedras to the Vereda de Buenavista. A short, rewarding climb with coastal panoramas. Approximately 23
minutes from the hotel. Moderate level. 4.3km. 1.5 - 2 hours.​​​​‌ ‍ ​‍​‍‌‍ ‌ ​‍‌‍‍‌‌‍‌ ‌‍‍‌‌‍ ‍​‍​‍​ ‍‍​‍​‍‌ ​ ‌‍​‌‌‍ ‍‌‍‍‌‌ ‌​‌ ‍‌​‍ ‍‌‍‍‌‌‍ ​‍​‍​‍ ​​‍​‍‌‍‍​‌ ​‍‌‍‌‌‌‍‌‍​‍​‍​ ‍‍​‍​‍‌‍‍​‌ ‌​‌ ‌​‌ ​​‌ ​ ​ ‍‍​‍ ​‍ ‌‍ ​​‍ ‌‌‍​‌‌‍ ‍‌‍‌​​‍ ‌‌ ​‍​‍ ‌‌‍‍​‌‍ ‌ ‌​‌‍‌‌‌‍ ​‌ ​ ​‍ ‌‌ ​ ‌ ‌​‌ ‌‌‌‍‌​‌‍‍‌‌‍ ​‍ ‍‌ ‌‍‌‍‌‌‌ ​‍‌‍​ ‌‍‌‌‌‍ ​​‍ ‍‌‍​‌‌ ​​‌ ​​​‍ ‌‍‍‌‌‍ ‍‌ ‌​‌‍‌‌‌‍ ‍‌ ‌​​‍ ‌‍‌‌‌‍‌​‌‍‍‌‌ ‌​​‍ ‌‍ ‌‌‍ ‌‍‌​‌‍‌‌​ ‌‌ ​​‌ ​‍‌‍‌‌‌ ​ ‌‍‌‌‌‍ ‍‌ ‌​‌‍​‌‌ ‌​‌‍‍‌‌‍ ‌‍ ‍​ ‍ ‌‍‍‌‌‍‌​​ ‌​ ​ ​ ‍‌‌‍‌‌​ ‌​​ ‌‍​ ‌‍​ ‍​​ ‌‌​‍ ‌​ ​‌​ ​‍‌‍​‍‌‍​ ​‍ ‌​ ‌​​ ​ ‌‍‌​​ ​‌​‍ ‌‌‍​‍​ ‌‌‌‍​ ‌‍‌‌​‍ ‌​ ​ ​ ‌‍‌‍​ ‌‍‌​‌‍‌‌​ ‌‍‌‍‌​​ ‌ ‌‍​‌​ ​‌​ ​‍​ ​ ​ ‍ ‌ ‌​‌ ‍‌‌ ​​‌‍‌‌​ ‌‌‍‍​‌‍ ‌ ‌​‌‍‌‌‌‍ ​‌‌​ ‌‍‍‌‌ ‌​‌‍‌‌‌‌​​‌‍​‌‌‍‌ ‌‍‌‌​ ‍ ‌ ​​‌‍​‌‌ ‌​‌‍‍​​ ‌‌ ​​‌‍​‌‌‍‌ ‌‍‌‌‌​​‍‌ ‌‌‌‍‍‌‌‍ ​‌‍‌​‌‍‌‌‌ ​‍​‍‌‌​ ‌‌‌​​‍‌‌ ‌‍‍ ‌‍‌‌‌ ‍‌​‍‌‌​ ​ ‌​‌​​‍‌‌​ ​ ‌​‌​​‍‌‌​ ​‍​ ​‍‌‍‌‌​ ​‍​ ‌‌​ ​‌​ ‌‌​ ‌ ‌‍‌‌​ ​ ‌‍‌‍​ ​ ​ ‌‌​ ‌‍​‍‌‌​ ​‍​ ​‍​‍‌‌​ ‌‌‌​‌​​‍ ‍‌ ​ ‌‍‌‌‌‍​ ‌ ‌​‌‍‍‌‌‍ ‌‍ ‍‌ ​ ​‍‌‌​ ‌‌‌​​‍‌‌ ‌‍‍ ‌‍‌‌‌ ‍‌​‍‌‌​ ​ ‌​‌​​‍‌‌​ ​ ‌​‌​​‍‌‌​ ​‍​ ​‍​ ​‍‌‍​‍​ ‌​​ ‌​‌‍​ ​ ‌ ​ ‌ ​ ‌​​ ‍​‌‍‌‌‌‍​‌​ ​​​‍‌‌​ ​‍​ ​‍​‍‌‌​ ‌‌‌​‌​​‍ ‍‌ ​ ‌‍‌‌‌‍​ ‌ ‌​‌‍‍‌‌‍ ‌‍ ‍‌​​ ‌‍ ‌‍ ‍‌ ‌​‌‍‌‌‌‍ ‍‌ ‌​​‍‌‌​ ‌‌‌​​‍‌‌ ‌‍‍ ‌‍‌‌‌ ‍‌​‍‌‌​ ​ ‌​‌​​‍‌‌​ ​ ‌​‌​​‍‌‌​ ​‍​ ​‍​ ‌ ​ ‍​​ ‌‍‌‍‌‌​ ​‌​ ‌‌​ ​ ​ ‌‍‌‍‌‍‌‍​‌​ ‍‌‌‍​‌​‍‌‌​ ​‍​ ​‍​‍‌‌​ ‌‌‌​‌​​‍ ‍‌‍​‍‌‍ ‌‍‌​‌ ‍‌​ ‌‍​‍‌‍​‌‌ ​ ‌‍‌‌‌‌‌‌‌ ​‍‌‍ ​​ ‌‌‍‍​‌ ‌​‌ ‌​‌ ​​‌ ​ ​‍‌‌​ ​ ‌​​‌​‍‌‌​ ​‍‌​‌‍​‍‌‌​ ​‍‌​‌‍‌‍ ​​‍ ‌‌‍​‌‌‍ ‍‌‍‌​​‍ ‌‌ ​‍​‍ ‌‌‍‍​‌‍ ‌ ‌​‌‍‌‌‌‍ ​‌ ​ ​‍ ‌‌ ​ ‌ ‌​‌ ‌‌‌‍‌​‌‍‍‌‌‍ ​‍ ‍‌ ‌‍‌‍‌‌‌ ​‍‌‍​ ‌‍‌‌‌‍ ​​‍ ‍‌‍​‌‌ ​​‌ ​​​‍‌‍‌‍‍‌‌‍‌​​ ‌​ ​ ​ ‍‌‌‍‌‌​ ‌​​ ‌‍​ ‌‍​ ‍​​ ‌‌​‍ ‌​ ​‌​ ​‍‌‍​‍‌‍​ ​‍ ‌​ ‌​​ ​ ‌‍‌​​ ​‌​‍ ‌‌‍​‍​ ‌‌‌‍​ ‌‍‌‌​‍ ‌​ ​ ​ ‌‍‌‍​ ‌‍‌​‌‍‌‌​ ‌‍‌‍‌​​ ‌ ‌‍​‌​ ​‌​ ​‍​ ​ ​‍‌‍‌ ‌​‌ ‍‌‌ ​​‌‍‌‌​ ‌‌‍‍​‌‍ ‌ ‌​‌‍‌‌‌‍ ​‌‌​ ‌‍‍‌‌ ‌​‌‍‌‌‌‌​​‌‍​‌‌‍‌ ‌‍‌‌​‍‌‍‌ ​​‌‍​‌‌ ‌​‌‍‍​​ ‌‌ ​​‌‍​‌‌‍‌ ‌‍‌‌‌​​‍‌ ‌‌‌‍‍‌‌‍ ​‌‍‌​‌‍‌‌‌ ​‍​‍‌‌​ ‌‌‌​​‍‌‌ ‌‍‍ ‌‍‌‌‌ ‍‌​‍‌‌​ ​ ‌​‌​​‍‌‌​ ​ ‌​‌​​‍‌‌​ ​‍​ ​‍‌‍‌‌​ ​‍​ ‌‌​ ​‌​ ‌‌​ ‌ ‌‍‌‌​ ​ ‌‍‌‍​ ​ ​ ‌‌​ ‌‍​‍‌‌​ ​‍​ ​‍​‍‌‌​ ‌‌‌​‌​​‍ ‍‌ ​ ‌‍‌‌‌‍​ ‌ ‌​‌‍‍‌‌‍ ‌‍ ‍‌ ​ ​‍‌‌​ ‌‌‌​​‍‌‌ ‌‍‍ ‌‍‌‌‌ ‍‌​‍‌‌​ ​ ‌​‌​​‍‌‌​ ​ ‌​‌​​‍‌‌​ ​‍​ ​‍​ ​‍‌‍​‍​ ‌​​ ‌​‌‍​ ​ ‌ ​ ‌ ​ ‌​​ ‍​‌‍‌‌‌‍​‌​ ​​​‍‌‌​ ​‍​ ​‍​‍‌‌​ ‌‌‌​‌​​‍ ‍‌ ​ ‌‍‌‌‌‍​ ‌ ‌​‌‍‍‌‌‍ ‌‍ ‍‌​​ ‌‍ ‌‍ ‍‌ ‌​‌‍‌‌‌‍ ‍‌ ‌​​‍‌‌​ ‌‌‌​​‍‌‌ ‌‍‍ ‌‍‌‌‌ ‍‌​‍‌‌​ ​ ‌​‌​​‍‌‌​ ​ ‌​‌​​‍‌‌​ ​‍​ ​‍​ ‌ ​ ‍​​ ‌‍‌‍‌‌​ ​‌​ ‌‌​ ​ ​ ‌‍‌‍‌‍‌‍​‌​ ‍‌‌‍​‌​‍‌‌​ ​‍​ ​‍​‍‌‌​ ‌‌‌​‌​​‍ ‍‌‍​‍‌‍ ‌‍‌​‌ ‍‌​‍‌‍‌ ​​‌‍‌‌‌ ​‍‌ ​ ‌ ​​‌‍‌‌‌‍​ ‌ ‌​‌‍‍‌‌ ‌‍‌‍‌‌​ ‌‌ ​​‌ ‌‌‌‍​‍‌‍ ​‌‍‍‌‌ ​ ‌‍‍​‌‍‌‌‌‍‌​​‍​‍‌ ‌